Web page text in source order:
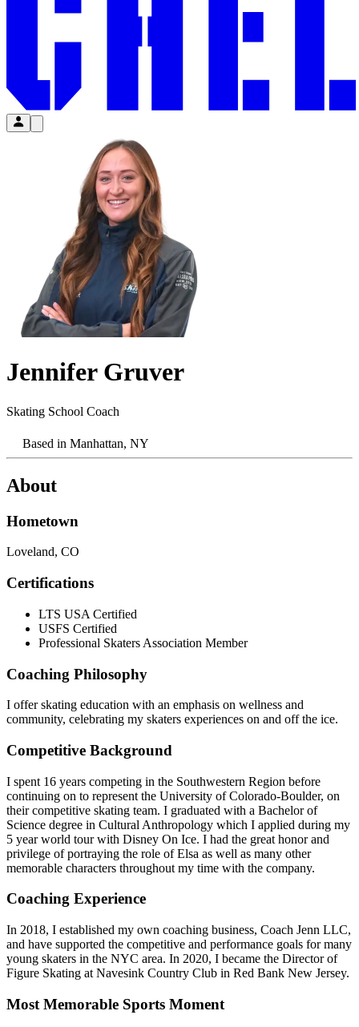
Jennifer Gruver​​​​‌ ‍ ​‍​‍‌‍ ‌ ​‍‌‍‍‌‌‍‌ ‌‍‍‌‌‍ ‍​‍​‍​ ‍‍​‍​‍‌ ​ ‌‍​‌‌‍ ‍‌‍‍‌‌ ‌​‌ ‍‌​‍ ‍‌‍‍‌‌‍ ​‍​‍​‍ ​​‍​‍‌‍‍​‌ ​‍‌‍‌‌‌‍‌‍​‍​‍​ ‍‍​‍​‍‌‍‍​‌ ‌​‌ ‌​‌ ​​‌ ​ ​ ‍‍​‍ ​‍ ‌‍​ ‌‍‍​‌‍‌‌‌‍ ​‌ ​ ‌‍‌‌‌‍​‌‌ ​​‌‍‍‌‌‍‌‌‌ ​‍‌ ​ ​‍ ‍‌ ​ ‌‍​‌‌‍ ‍‌‍‍‌‌ ‌​‌ ‍‌​‍ ‍‌ ​ ‌ ‌​‌ ‌‌‌‍‌​‌‍‍‌‌‍ ​‍ ‌‍‍‌‌‍ ‍‌ ‌​‌‍‌‌‌‍ ‍‌ ‌​​‍ ‌‍‌‌‌‍‌​‌‍‍‌‌ ‌​​‍ ‌‍ ‌‌‍ ‌‍‌​‌‍‌‌​ ‌‌ ​​‌ ​‍‌‍‌‌‌ ​ ‌‍‌‌‌‍ ‍‌ ‌​‌‍​‌‌ ‌​‌‍‍‌‌‍ ‌‍ ‍​ ‍ ‌‍‍‌‌‍‌​​ ‌​ ​‌​ ‍‌​ ‌‌​ ‌‌​ ‌‍​ ‌‍‌‍​‍​ ‌​​‍ ‌​ ‌​‌‍​‍​ ​​‌‍‌‌​‍ ‌​ ‌​​ ​ ​ ​‌‌‍‌‌​‍ ‌‌‍​‍‌‍​‍‌‍‌‌‌‍‌‍​‍ ‌‌‍​‌​ ​‍​ ‍‌​ ‍‌‌‍​‌​ ‍‌​ ​‍​ ​ ​ ​​‌‍​‌​ ​ ​ ‌ ​ ‍ ‌ ‌​‌ ‍‌‌ ​​‌‍‌‌​ ‌‌‍​ ‌‍ ‌‍​‌‌‍​ ‌‍‍​​ ‍ ‌ ​​‌‍​‌‌ ‌​‌‍‍​​ ‌‌‍ ‍‌‍​‌‌‍ ‌‌‍‌‌​ ‌‍​‍‌‍​‌‌ ​ ‌‍‌‌‌‌‌‌‌ ​‍‌‍ ​​ ‌‌‍‍​‌ ‌​‌ ‌​‌ ​​‌ ​ ​‍‌‌​ ​ ‌​​‌​‍‌‌​ ​‍‌​‌‍​‍‌‌​ ​‍‌​‌‍‌‍​ ‌‍‍​‌‍‌‌‌‍ ​‌ ​ ‌‍‌‌‌‍​‌‌ ​​‌‍‍‌‌‍‌‌‌ ​‍‌ ​ ​‍ ‍‌ ​ ‌‍​‌‌‍ ‍‌‍‍‌‌ ‌​‌ ‍‌​‍ ‍‌ ​ ‌ ‌​‌ ‌‌‌‍‌​‌‍‍‌‌‍ ​‍‌‍‌‍‍‌‌‍‌​​ ‌​ ​‌​ ‍‌​ ‌‌​ ‌‌​ ‌‍​ ‌‍‌‍​‍​ ‌​​‍ ‌​ ‌​‌‍​‍​ ​​‌‍‌‌​‍ ‌​ ‌​​ ​ ​ ​‌‌‍‌‌​‍ ‌‌‍​‍‌‍​‍‌‍‌‌‌‍‌‍​‍ ‌‌‍​‌​ ​‍​ ‍‌​ ‍‌‌‍​‌​ ‍‌​ ​‍​ ​ ​ ​​‌‍​‌​ ​ ​ ‌ ​‍‌‍‌ ‌​‌ ‍‌‌ ​​‌‍‌‌​ ‌‌‍​ ‌‍ ‌‍​‌‌‍​ ‌‍‍​​‍‌‍‌ ​​‌‍​‌‌ ‌​‌‍‍​​ ‌‌‍ ‍‌‍​‌‌‍ ‌‌‍‌‌​‍‌‍‌ ​​‌‍‌‌‌ ​‍‌ ​ ‌ ​​‌‍‌‌‌‍​ ‌ ‌​‌‍‍‌‌ ‌‍‌‍‌‌​ ‌‌ ​​‌ ‌‌‌‍​‍‌‍ ​‌‍‍‌‌ ​ ‌‍‍​‌‍‌‌‌‍‌​​‍​‍‌ ‌
Skating School Coach​​​​‌ ‍ ​‍​‍‌‍ ‌ ​‍‌‍‍‌‌‍‌ ‌‍‍‌‌‍ ‍​‍​‍​ ‍‍​‍​‍‌ ​ ‌‍​‌‌‍ ‍‌‍‍‌‌ ‌​‌ ‍‌​‍ ‍‌‍‍‌‌‍ ​‍​‍​‍ ​​‍​‍‌‍‍​‌ ​‍‌‍‌‌‌‍‌‍​‍​‍​ ‍‍​‍​‍‌‍‍​‌ ‌​‌ ‌​‌ ​​‌ ​ ​ ‍‍​‍ ​‍ ‌‍​ ‌‍‍​‌‍‌‌‌‍ ​‌ ​ ‌‍‌‌‌‍​‌‌ ​​‌‍‍‌‌‍‌‌‌ ​‍‌ ​ ​‍ ‍‌ ​ ‌‍​‌‌‍ ‍‌‍‍‌‌ ‌​‌ ‍‌​‍ ‍‌ ​ ‌ ‌​‌ ‌‌‌‍‌​‌‍‍‌‌‍ ​‍ ‌‍‍‌‌‍ ‍‌ ‌​‌‍‌‌‌‍ ‍‌ ‌​​‍ ‌‍‌‌‌‍‌​‌‍‍‌‌ ‌​​‍ ‌‍ ‌‌‍ ‌‍‌​‌‍‌‌​ ‌‌ ​​‌ ​‍‌‍‌‌‌ ​ ‌‍‌‌‌‍ ‍‌ ‌​‌‍​‌‌ ‌​‌‍‍‌‌‍ ‌‍ ‍​ ‍ ‌‍‍‌‌‍‌​​ ‌​ ​‌​ ‍‌​ ‌‌​ ‌‌​ ‌‍​ ‌‍‌‍​‍​ ‌​​‍ ‌​ ‌​‌‍​‍​ ​​‌‍‌‌​‍ ‌​ ‌​​ ​ ​ ​‌‌‍‌‌​‍ ‌‌‍​‍‌‍​‍‌‍‌‌‌‍‌‍​‍ ‌‌‍​‌​ ​‍​ ‍‌​ ‍‌‌‍​‌​ ‍‌​ ​‍​ ​ ​ ​​‌‍​‌​ ​ ​ ‌ ​ ‍ ‌ ‌​‌ ‍‌‌ ​​‌‍‌‌​ ‌‌‍​ ‌‍ ‌‍​‌‌‍​ ‌‍‍​​ ‍ ‌ ​​‌‍​‌‌ ‌​‌‍‍​​ ‌‌ ‌​‌‍‍‌‌ ‌​‌‍ ​‌‍‌‌​ ‌‍​‍‌‍​‌‌ ​ ‌‍‌‌‌‌‌‌‌ ​‍‌‍ ​​ ‌‌‍‍​‌ ‌​‌ ‌​‌ ​​‌ ​ ​‍‌‌​ ​ ‌​​‌​‍‌‌​ ​‍‌​‌‍​‍‌‌​ ​‍‌​‌‍‌‍​ ‌‍‍​‌‍‌‌‌‍ ​‌ ​ ‌‍‌‌‌‍​‌‌ ​​‌‍‍‌‌‍‌‌‌ ​‍‌ ​ ​‍ ‍‌ ​ ‌‍​‌‌‍ ‍‌‍‍‌‌ ‌​‌ ‍‌​‍ ‍‌ ​ ‌ ‌​‌ ‌‌‌‍‌​‌‍‍‌‌‍ ​‍‌‍‌‍‍‌‌‍‌​​ ‌​ ​‌​ ‍‌​ ‌‌​ ‌‌​ ‌‍​ ‌‍‌‍​‍​ ‌​​‍ ‌​ ‌​‌‍​‍​ ​​‌‍‌‌​‍ ‌​ ‌​​ ​ ​ ​‌‌‍‌‌​‍ ‌‌‍​‍‌‍​‍‌‍‌‌‌‍‌‍​‍ ‌‌‍​‌​ ​‍​ ‍‌​ ‍‌‌‍​‌​ ‍‌​ ​‍​ ​ ​ ​​‌‍​‌​ ​ ​ ‌ ​‍‌‍‌ ‌​‌ ‍‌‌ ​​‌‍‌‌​ ‌‌‍​ ‌‍ ‌‍​‌‌‍​ ‌‍‍​​‍‌‍‌ ​​‌‍​‌‌ ‌​‌‍‍​​ ‌‌ ‌​‌‍‍‌‌ ‌​‌‍ ​‌‍‌‌​‍‌‍‌ ​​‌‍‌‌‌ ​‍‌ ​ ‌ ​​‌‍‌‌‌‍​ ‌ ‌​‌‍‍‌‌ ‌‍‌‍‌‌​ ‌‌ ​​‌ ‌‌‌‍​‍‌‍ ​‌‍‍‌‌ ​ ‌‍‍​‌‍‌‌‌‍‌​​‍​‍‌ ‌
Based in Manhattan, NY​​​​‌ ‍ ​‍​‍‌‍ ‌ ​‍‌‍‍‌‌‍‌ ‌‍‍‌‌‍ ‍​‍​‍​ ‍‍​‍​‍‌ ​ ‌‍​‌‌‍ ‍‌‍‍‌‌ ‌​‌ ‍‌​‍ ‍‌‍‍‌‌‍ ​‍​‍​‍ ​​‍​‍‌‍‍​‌ ​‍‌‍‌‌‌‍‌‍​‍​‍​ ‍‍​‍​‍‌‍‍​‌ ‌​‌ ‌​‌ ​​‌ ​ ​ ‍‍​‍ ​‍ ‌‍​ ‌‍‍​‌‍‌‌‌‍ ​‌ ​ ‌‍‌‌‌‍​‌‌ ​​‌‍‍‌‌‍‌‌‌ ​‍‌ ​ ​‍ ‍‌ ​ ‌‍​‌‌‍ ‍‌‍‍‌‌ ‌​‌ ‍‌​‍ ‍‌ ​ ‌ ‌​‌ ‌‌‌‍‌​‌‍‍‌‌‍ ​‍ ‌‍‍‌‌‍ ‍‌ ‌​‌‍‌‌‌‍ ‍‌ ‌​​‍ ‌‍‌‌‌‍‌​‌‍‍‌‌ ‌​​‍ ‌‍ ‌‌‍ ‌‍‌​‌‍‌‌​ ‌‌ ​​‌ ​‍‌‍‌‌‌ ​ ‌‍‌‌‌‍ ‍‌ ‌​‌‍​‌‌ ‌​‌‍‍‌‌‍ ‌‍ ‍​ ‍ ‌‍‍‌‌‍‌​​ ‌​ ​‌​ ‍‌​ ‌‌​ ‌‌​ ‌‍​ ‌‍‌‍​‍​ ‌​​‍ ‌​ ‌​‌‍​‍​ ​​‌‍‌‌​‍ ‌​ ‌​​ ​ ​ ​‌‌‍‌‌​‍ ‌‌‍​‍‌‍​‍‌‍‌‌‌‍‌‍​‍ ‌‌‍​‌​ ​‍​ ‍‌​ ‍‌‌‍​‌​ ‍‌​ ​‍​ ​ ​ ​​‌‍​‌​ ​ ​ ‌ ​ ‍ ‌ ‌​‌ ‍‌‌ ​​‌‍‌‌​ ‌‌‍​ ‌‍ ‌‍​‌‌‍​ ‌‍‍​​ ‍ ‌ ​​‌‍​‌‌ ‌​‌‍‍​​ ‌‌‍ ​‌‍ ‌‍​ ‌‍​‌‌ ‌​‌‍‍‌‌‍ ‌‍ ‍​ ‌‍​‍‌‍​‌‌ ​ ‌‍‌‌‌‌‌‌‌ ​‍‌‍ ​​ ‌‌‍‍​‌ ‌​‌ ‌​‌ ​​‌ ​ ​‍‌‌​ ​ ‌​​‌​‍‌‌​ ​‍‌​‌‍​‍‌‌​ ​‍‌​‌‍‌‍​ ‌‍‍​‌‍‌‌‌‍ ​‌ ​ ‌‍‌‌‌‍​‌‌ ​​‌‍‍‌‌‍‌‌‌ ​‍‌ ​ ​‍ ‍‌ ​ ‌‍​‌‌‍ ‍‌‍‍‌‌ ‌​‌ ‍‌​‍ ‍‌ ​ ‌ ‌​‌ ‌‌‌‍‌​‌‍‍‌‌‍ ​‍‌‍‌‍‍‌‌‍‌​​ ‌​ ​‌​ ‍‌​ ‌‌​ ‌‌​ ‌‍​ ‌‍‌‍​‍​ ‌​​‍ ‌​ ‌​‌‍​‍​ ​​‌‍‌‌​‍ ‌​ ‌​​ ​ ​ ​‌‌‍‌‌​‍ ‌‌‍​‍‌‍​‍‌‍‌‌‌‍‌‍​‍ ‌‌‍​‌​ ​‍​ ‍‌​ ‍‌‌‍​‌​ ‍‌​ ​‍​ ​ ​ ​​‌‍​‌​ ​ ​ ‌ ​‍‌‍‌ ‌​‌ ‍‌‌ ​​‌‍‌‌​ ‌‌‍​ ‌‍ ‌‍​‌‌‍​ ‌‍‍​​‍‌‍‌ ​​‌‍​‌‌ ‌​‌‍‍​​ ‌‌‍ ​‌‍ ‌‍​ ‌‍​‌‌ ‌​‌‍‍‌‌‍ ‌‍ ‍​‍‌‍‌ ​​‌‍‌‌‌ ​‍‌ ​ ‌ ​​‌‍‌‌‌‍​ ‌ ‌​‌‍‍‌‌ ‌‍‌‍‌‌​ ‌‌ ​​‌ ‌‌‌‍​‍‌‍ ​‌‍‍‌‌ ​ ‌‍‍​‌‍‌‌‌‍‌​​‍​‍‌ ‌
About
Hometown​​​​‌ ‍ ​‍​‍‌‍ ‌ ​‍‌‍‍‌‌‍‌ ‌‍‍‌‌‍ ‍​‍​‍​ ‍‍​‍​‍‌ ​ ‌‍​‌‌‍ ‍‌‍‍‌‌ ‌​‌ ‍‌​‍ ‍‌‍‍‌‌‍ ​‍​‍​‍ ​​‍​‍‌‍‍​‌ ​‍‌‍‌‌‌‍‌‍​‍​‍​ ‍‍​‍​‍‌‍‍​‌ ‌​‌ ‌​‌ ​​‌ ​ ​ ‍‍​‍ ​‍ ‌‍​ ‌‍‍​‌‍‌‌‌‍ ​‌ ​ ‌‍‌‌‌‍​‌‌ ​​‌‍‍‌‌‍‌‌‌ ​‍‌ ​ ​‍ ‍‌ ​ ‌‍​‌‌‍ ‍‌‍‍‌‌ ‌​‌ ‍‌​‍ ‍‌ ​ ‌ ‌​‌ ‌‌‌‍‌​‌‍‍‌‌‍ ​‍ ‌‍‍‌‌‍ ‍‌ ‌​‌‍‌‌‌‍ ‍‌ ‌​​‍ ‌‍‌‌‌‍‌​‌‍‍‌‌ ‌​​‍ ‌‍ ‌‌‍ ‌‍‌​‌‍‌‌​ ‌‌ ​​‌ ​‍‌‍‌‌‌ ​ ‌‍‌‌‌‍ ‍‌ ‌​‌‍​‌‌ ‌​‌‍‍‌‌‍ ‌‍ ‍​ ‍ ‌‍‍‌‌‍‌​​ ‌​ ​‌​ ‍‌​ ‌‌​ ‌‌​ ‌‍​ ‌‍‌‍​‍​ ‌​​‍ ‌​ ‌​‌‍​‍​ ​​‌‍‌‌​‍ ‌​ ‌​​ ​ ​ ​‌‌‍‌‌​‍ ‌‌‍​‍‌‍​‍‌‍‌‌‌‍‌‍​‍ ‌‌‍​‌​ ​‍​ ‍‌​ ‍‌‌‍​‌​ ‍‌​ ​‍​ ​ ​ ​​‌‍​‌​ ​ ​ ‌ ​ ‍ ‌ ‌​‌ ‍‌‌ ​​‌‍‌‌​ ‌‌‍​ ‌‍ ‌‍​‌‌‍​ ‌‍‍​​ ‍ ‌ ​​‌‍​‌‌ ‌​‌‍‍​​ ‌‌ ​‍‌‍‍‌‌‍​ ‌‍‍​‌‌‌​‌‍‌‌‌ ‍​‌ ‌​​‍‌‌​ ‌‌‌​​‍‌‌ ‌‍‍ ‌‍‌‌‌ ‍‌​‍‌‌​ ​ ‌​‌​​‍‌‌​ ​ ‌​‌​​‍‌‌​ ​‍​ ​‍‌‌‍‍‌​ ‍‌ ​​‌​ ‌‌‍ ‍‌‌‍‌‌‍​‍‌ ​​​‍‌‌​ ​‍​ ​‍​‍‌‌​ ‌‌‌​‌​​‍ ‍‌‍​ ‌‍‍​‌‍‍‌‌‍ ​‌‍‌​‌ ​‍‌‍‌‌‌‍ ‍​‍‌‌​ ‌‌‌​​‍‌‌ ‌‍‍ ‌‍‌‌‌ ‍‌​‍‌‌​ ​ ‌​‌​​‍‌‌​ ​ ‌​‌​​‍‌‌​ ​‍​ ​‍‌‌‌‌​ ‌​‌‌​ ‌‌​ ‌​​ ‌‍ ​‌ ‍‌‌ ​‍​‍‌‌​ ​‍​ ​‍​‍‌‌​ ‌‌‌​‌​​‍ ‍‌ ‌​‌‍‌‌‌ ‍​‌ ‌​​ ‌‍​‍‌‍​‌‌ ​ ‌‍‌‌‌‌‌‌‌ ​‍‌‍ ​​ ‌‌‍‍​‌ ‌​‌ ‌​‌ ​​‌ ​ ​‍‌‌​ ​ ‌​​‌​‍‌‌​ ​‍‌​‌‍​‍‌‌​ ​‍‌​‌‍‌‍​ ‌‍‍​‌‍‌‌‌‍ ​‌ ​ ‌‍‌‌‌‍​‌‌ ​​‌‍‍‌‌‍‌‌‌ ​‍‌ ​ ​‍ ‍‌ ​ ‌‍​‌‌‍ ‍‌‍‍‌‌ ‌​‌ ‍‌​‍ ‍‌ ​ ‌ ‌​‌ ‌‌‌‍‌​‌‍‍‌‌‍ ​‍‌‍‌‍‍‌‌‍‌​​ ‌​ ​‌​ ‍‌​ ‌‌​ ‌‌​ ‌‍​ ‌‍‌‍​‍​ ‌​​‍ ‌​ ‌​‌‍​‍​ ​​‌‍‌‌​‍ ‌​ ‌​​ ​ ​ ​‌‌‍‌‌​‍ ‌‌‍​‍‌‍​‍‌‍‌‌‌‍‌‍​‍ ‌‌‍​‌​ ​‍​ ‍‌​ ‍‌‌‍​‌​ ‍‌​ ​‍​ ​ ​ ​​‌‍​‌​ ​ ​ ‌ ​‍‌‍‌ ‌​‌ ‍‌‌ ​​‌‍‌‌​ ‌‌‍​ ‌‍ ‌‍​‌‌‍​ ‌‍‍​​‍‌‍‌ ​​‌‍​‌‌ ‌​‌‍‍​​ ‌‌ ​‍‌‍‍‌‌‍​ ‌‍‍​‌‌‌​‌‍‌‌‌ ‍​‌ ‌​​‍‌‌​ ‌‌‌​​‍‌‌ ‌‍‍ ‌‍‌‌‌ ‍‌​‍‌‌​ ​ ‌​‌​​‍‌‌​ ​ ‌​‌​​‍‌‌​ ​‍​ ​‍‌‌‍‍‌​ ‍‌ ​​‌​ ‌‌‍ ‍‌‌‍‌‌‍​‍‌ ​​​‍‌‌​ ​‍​ ​‍​‍‌‌​ ‌‌‌​‌​​‍ ‍‌‍​ ‌‍‍​‌‍‍‌‌‍ ​‌‍‌​‌ ​‍‌‍‌‌‌‍ ‍​‍‌‌​ ‌‌‌​​‍‌‌ ‌‍‍ ‌‍‌‌‌ ‍‌​‍‌‌​ ​ ‌​‌​​‍‌‌​ ​ ‌​‌​​‍‌‌​ ​‍​ ​‍‌‌‌‌​ ‌​‌‌​ ‌‌​ ‌​​ ‌‍ ​‌ ‍‌‌ ​‍​‍‌‌​ ​‍​ ​‍​‍‌‌​ ‌‌‌​‌​​‍ ‍‌ ‌​‌‍‌‌‌ ‍​‌ ‌​​‍‌‍‌ ​​‌‍‌‌‌ ​‍‌ ​ ‌ ​​‌‍‌‌‌‍​ ‌ ‌​‌‍‍‌‌ ‌‍‌‍‌‌​ ‌‌ ​​‌ ‌‌‌‍​‍‌‍ ​‌‍‍‌‌ ​ ‌‍‍​‌‍‌‌‌‍‌​​‍​‍‌ ‌
Loveland, CO​​​​‌ ‍ ​‍​‍‌‍ ‌ ​‍‌‍‍‌‌‍‌ ‌‍‍‌‌‍ ‍​‍​‍​ ‍‍​‍​‍‌ ​ ‌‍​‌‌‍ ‍‌‍‍‌‌ ‌​‌ ‍‌​‍ ‍‌‍‍‌‌‍ ​‍​‍​‍ ​​‍​‍‌‍‍​‌ ​‍‌‍‌‌‌‍‌‍​‍​‍​ ‍‍​‍​‍‌‍‍​‌ ‌​‌ ‌​‌ ​​‌ ​ ​ ‍‍​‍ ​‍ ‌‍​ ‌‍‍​‌‍‌‌‌‍ ​‌ ​ ‌‍‌‌‌‍​‌‌ ​​‌‍‍‌‌‍‌‌‌ ​‍‌ ​ ​‍ ‍‌ ​ ‌‍​‌‌‍ ‍‌‍‍‌‌ ‌​‌ ‍‌​‍ ‍‌ ​ ‌ ‌​‌ ‌‌‌‍‌​‌‍‍‌‌‍ ​‍ ‌‍‍‌‌‍ ‍‌ ‌​‌‍‌‌‌‍ ‍‌ ‌​​‍ ‌‍‌‌‌‍‌​‌‍‍‌‌ ‌​​‍ ‌‍ ‌‌‍ ‌‍‌​‌‍‌‌​ ‌‌ ​​‌ ​‍‌‍‌‌‌ ​ ‌‍‌‌‌‍ ‍‌ ‌​‌‍​‌‌ ‌​‌‍‍‌‌‍ ‌‍ ‍​ ‍ ‌‍‍‌‌‍‌​​ ‌​ ​‌​ ‍‌​ ‌‌​ ‌‌​ ‌‍​ ‌‍‌‍​‍​ ‌​​‍ ‌​ ‌​‌‍​‍​ ​​‌‍‌‌​‍ ‌​ ‌​​ ​ ​ ​‌‌‍‌‌​‍ ‌‌‍​‍‌‍​‍‌‍‌‌‌‍‌‍​‍ ‌‌‍​‌​ ​‍​ ‍‌​ ‍‌‌‍​‌​ ‍‌​ ​‍​ ​ ​ ​​‌‍​‌​ ​ ​ ‌ ​ ‍ ‌ ‌​‌ ‍‌‌ ​​‌‍‌‌​ ‌‌‍​ ‌‍ ‌‍​‌‌‍​ ‌‍‍​​ ‍ ‌ ​​‌‍​‌‌ ‌​‌‍‍​​ ‌‌ ​‍‌‍‍‌‌‍​ ‌‍‍​‌‌‌​‌‍‌‌‌ ‍​‌ ‌​​‍‌‌​ ‌‌‌​​‍‌‌ ‌‍‍ ‌‍‌‌‌ ‍‌​‍‌‌​ ​ ‌​‌​​‍‌‌​ ​ ‌​‌​​‍‌‌​ ​‍​ ​‍‌ ‍‌‌​ ‌‌‌​ ‌​​‌‌ ‍​‌‍‌‌‌‌​ ‌ ​​​‍‌‌​ ​‍​ ​‍​‍‌‌​ ‌‌‌​‌​​‍ ‍‌‍​ ‌‍‍​‌‍‍‌‌‍ ​‌‍‌​‌ ​‍‌‍‌‌‌‍ ‍​‍‌‌​ ‌‌‌​​‍‌‌ ‌‍‍ ‌‍‌‌‌ ‍‌​‍‌‌​ ​ ‌​‌​​‍‌‌​ ​ ‌​‌​​‍‌‌​ ​‍​ ​‍‌ ​​‌​‌‍‌‌​‌‌‍‍ ‌​‍​‌‌‍‍‌ ‍‍​ ‍​​‍‌‌​ ​‍​ ​‍​‍‌‌​ ‌‌‌​‌​​‍ ‍‌ ‌​‌‍‌‌‌ ‍​‌ ‌​​ ‌‍​‍‌‍​‌‌ ​ ‌‍‌‌‌‌‌‌‌ ​‍‌‍ ​​ ‌‌‍‍​‌ ‌​‌ ‌​‌ ​​‌ ​ ​‍‌‌​ ​ ‌​​‌​‍‌‌​ ​‍‌​‌‍​‍‌‌​ ​‍‌​‌‍‌‍​ ‌‍‍​‌‍‌‌‌‍ ​‌ ​ ‌‍‌‌‌‍​‌‌ ​​‌‍‍‌‌‍‌‌‌ ​‍‌ ​ ​‍ ‍‌ ​ ‌‍​‌‌‍ ‍‌‍‍‌‌ ‌​‌ ‍‌​‍ ‍‌ ​ ‌ ‌​‌ ‌‌‌‍‌​‌‍‍‌‌‍ ​‍‌‍‌‍‍‌‌‍‌​​ ‌​ ​‌​ ‍‌​ ‌‌​ ‌‌​ ‌‍​ ‌‍‌‍​‍​ ‌​​‍ ‌​ ‌​‌‍​‍​ ​​‌‍‌‌​‍ ‌​ ‌​​ ​ ​ ​‌‌‍‌‌​‍ ‌‌‍​‍‌‍​‍‌‍‌‌‌‍‌‍​‍ ‌‌‍​‌​ ​‍​ ‍‌​ ‍‌‌‍​‌​ ‍‌​ ​‍​ ​ ​ ​​‌‍​‌​ ​ ​ ‌ ​‍‌‍‌ ‌​‌ ‍‌‌ ​​‌‍‌‌​ ‌‌‍​ ‌‍ ‌‍​‌‌‍​ ‌‍‍​​‍‌‍‌ ​​‌‍​‌‌ ‌​‌‍‍​​ ‌‌ ​‍‌‍‍‌‌‍​ ‌‍‍​‌‌‌​‌‍‌‌‌ ‍​‌ ‌​​‍‌‌​ ‌‌‌​​‍‌‌ ‌‍‍ ‌‍‌‌‌ ‍‌​‍‌‌​ ​ ‌​‌​​‍‌‌​ ​ ‌​‌​​‍‌‌​ ​‍​ ​‍‌ ‍‌‌​ ‌‌‌​ ‌​​‌‌ ‍​‌‍‌‌‌‌​ ‌ ​​​‍‌‌​ ​‍​ ​‍​‍‌‌​ ‌‌‌​‌​​‍ ‍‌‍​ ‌‍‍​‌‍‍‌‌‍ ​‌‍‌​‌ ​‍‌‍‌‌‌‍ ‍​‍‌‌​ ‌‌‌​​‍‌‌ ‌‍‍ ‌‍‌‌‌ ‍‌​‍‌‌​ ​ ‌​‌​​‍‌‌​ ​ ‌​‌​​‍‌‌​ ​‍​ ​‍‌ ​​‌​‌‍‌‌​‌‌‍‍ ‌​‍​‌‌‍‍‌ ‍‍​ ‍​​‍‌‌​ ​‍​ ​‍​‍‌‌​ ‌‌‌​‌​​‍ ‍‌ ‌​‌‍‌‌‌ ‍​‌ ‌​​‍‌‍‌ ​​‌‍‌‌‌ ​‍‌ ​ ‌ ​​‌‍‌‌‌‍​ ‌ ‌​‌‍‍‌‌ ‌‍‌‍‌‌​ ‌‌ ​​‌ ‌‌‌‍​‍‌‍ ​‌‍‍‌‌ ​ ‌‍‍​‌‍‌‌‌‍‌​​‍​‍‌ ‌
Certifications​​​​‌ ‍ ​‍​‍‌‍ ‌ ​‍‌‍‍‌‌‍‌ ‌‍‍‌‌‍ ‍​‍​‍​ ‍‍​‍​‍‌ ​ ‌‍​‌‌‍ ‍‌‍‍‌‌ ‌​‌ ‍‌​‍ ‍‌‍‍‌‌‍ ​‍​‍​‍ ​​‍​‍‌‍‍​‌ ​‍‌‍‌‌‌‍‌‍​‍​‍​ ‍‍​‍​‍‌‍‍​‌ ‌​‌ ‌​‌ ​​‌ ​ ​ ‍‍​‍ ​‍ ‌‍​ ‌‍‍​‌‍‌‌‌‍ ​‌ ​ ‌‍‌‌‌‍​‌‌ ​​‌‍‍‌‌‍‌‌‌ ​‍‌ ​ ​‍ ‍‌ ​ ‌‍​‌‌‍ ‍‌‍‍‌‌ ‌​‌ ‍‌​‍ ‍‌ ​ ‌ ‌​‌ ‌‌‌‍‌​‌‍‍‌‌‍ ​‍ ‌‍‍‌‌‍ ‍‌ ‌​‌‍‌‌‌‍ ‍‌ ‌​​‍ ‌‍‌‌‌‍‌​‌‍‍‌‌ ‌​​‍ ‌‍ ‌‌‍ ‌‍‌​‌‍‌‌​ ‌‌ ​​‌ ​‍‌‍‌‌‌ ​ ‌‍‌‌‌‍ ‍‌ ‌​‌‍​‌‌ ‌​‌‍‍‌‌‍ ‌‍ ‍​ ‍ ‌‍‍‌‌‍‌​​ ‌​ ​‌​ ‍‌​ ‌‌​ ‌‌​ ‌‍​ ‌‍‌‍​‍​ ‌​​‍ ‌​ ‌​‌‍​‍​ ​​‌‍‌‌​‍ ‌​ ‌​​ ​ ​ ​‌‌‍‌‌​‍ ‌‌‍​‍‌‍​‍‌‍‌‌‌‍‌‍​‍ ‌‌‍​‌​ ​‍​ ‍‌​ ‍‌‌‍​‌​ ‍‌​ ​‍​ ​ ​ ​​‌‍​‌​ ​ ​ ‌ ​ ‍ ‌ ‌​‌ ‍‌‌ ​​‌‍‌‌​ ‌‌‍​ ‌‍ ‌‍​‌‌‍​ ‌‍‍​​ ‍ ‌ ​​‌‍​‌‌ ‌​‌‍‍​​ ‌‌ ​‍‌‍‍‌‌‍​ ‌‍‍​‌‌‌​‌‍‌‌‌ ‍​‌ ‌​​‍‌‌​ ‌‌‌​​‍‌‌ ‌‍‍ ‌‍‌‌‌ ‍‌​‍‌‌​ ​ ‌​‌​​‍‌‌​ ​ ‌​‌​​‍‌‌​ ​‍​ ​‍‌‌​‍‌‌​‌‌​ ​​ ‌‌​ ‌ ‌‌​‍‌​​‍‌‍‌‌​‍‌‌​ ​‍​ ​‍​‍‌‌​ ‌‌‌​‌​​‍ ‍‌‍​ ‌‍‍​‌‍‍‌‌‍ ​‌‍‌​‌ ​‍‌‍‌‌‌‍ ‍​‍‌‌​ ‌‌‌​​‍‌‌ ‌‍‍ ‌‍‌‌‌ ‍‌​‍‌‌​ ​ ‌​‌​​‍‌‌​ ​ ‌​‌​​‍‌‌​ ​‍​ ​‍‌ ‌​​ ‍​​ ‌‍‌‌‍‌‌ ‍​​ ​ ​ ‍‌‌​‍ ​‍‌‌​ ​‍​ ​‍​‍‌‌​ ‌‌‌​‌​​‍ ‍‌ ‌​‌‍‌‌‌ ‍​‌ ‌​​ ‌‍​‍‌‍​‌‌ ​ ‌‍‌‌‌‌‌‌‌ ​‍‌‍ ​​ ‌‌‍‍​‌ ‌​‌ ‌​‌ ​​‌ ​ ​‍‌‌​ ​ ‌​​‌​‍‌‌​ ​‍‌​‌‍​‍‌‌​ ​‍‌​‌‍‌‍​ ‌‍‍​‌‍‌‌‌‍ ​‌ ​ ‌‍‌‌‌‍​‌‌ ​​‌‍‍‌‌‍‌‌‌ ​‍‌ ​ ​‍ ‍‌ ​ ‌‍​‌‌‍ ‍‌‍‍‌‌ ‌​‌ ‍‌​‍ ‍‌ ​ ‌ ‌​‌ ‌‌‌‍‌​‌‍‍‌‌‍ ​‍‌‍‌‍‍‌‌‍‌​​ ‌​ ​‌​ ‍‌​ ‌‌​ ‌‌​ ‌‍​ ‌‍‌‍​‍​ ‌​​‍ ‌​ ‌​‌‍​‍​ ​​‌‍‌‌​‍ ‌​ ‌​​ ​ ​ ​‌‌‍‌‌​‍ ‌‌‍​‍‌‍​‍‌‍‌‌‌‍‌‍​‍ ‌‌‍​‌​ ​‍​ ‍‌​ ‍‌‌‍​‌​ ‍‌​ ​‍​ ​ ​ ​​‌‍​‌​ ​ ​ ‌ ​‍‌‍‌ ‌​‌ ‍‌‌ ​​‌‍‌‌​ ‌‌‍​ ‌‍ ‌‍​‌‌‍​ ‌‍‍​​‍‌‍‌ ​​‌‍​‌‌ ‌​‌‍‍​​ ‌‌ ​‍‌‍‍‌‌‍​ ‌‍‍​‌‌‌​‌‍‌‌‌ ‍​‌ ‌​​‍‌‌​ ‌‌‌​​‍‌‌ ‌‍‍ ‌‍‌‌‌ ‍‌​‍‌‌​ ​ ‌​‌​​‍‌‌​ ​ ‌​‌​​‍‌‌​ ​‍​ ​‍‌‌​‍‌‌​‌‌​ ​​ ‌‌​ ‌ ‌‌​‍‌​​‍‌‍‌‌​‍‌‌​ ​‍​ ​‍​‍‌‌​ ‌‌‌​‌​​‍ ‍‌‍​ ‌‍‍​‌‍‍‌‌‍ ​‌‍‌​‌ ​‍‌‍‌‌‌‍ ‍​‍‌‌​ ‌‌‌​​‍‌‌ ‌‍‍ ‌‍‌‌‌ ‍‌​‍‌‌​ ​ ‌​‌​​‍‌‌​ ​ ‌​‌​​‍‌‌​ ​‍​ ​‍‌ ‌​​ ‍​​ ‌‍‌‌‍‌‌ ‍​​ ​ ​ ‍‌‌​‍ ​‍‌‌​ ​‍​ ​‍​‍‌‌​ ‌‌‌​‌​​‍ ‍‌ ‌​‌‍‌‌‌ ‍​‌ ‌​​‍‌‍‌ ​​‌‍‌‌‌ ​‍‌ ​ ‌ ​​‌‍‌‌‌‍​ ‌ ‌​‌‍‍‌‌ ‌‍‌‍‌‌​ ‌‌ ​​‌ ‌‌‌‍​‍‌‍ ​‌‍‍‌‌ ​ ‌‍‍​‌‍‌‌‌‍‌​​‍​‍‌ ‌
LTS USA Certified​​​​‌ ‍ ​‍​‍‌‍ ‌ ​‍‌‍‍‌‌‍‌ ‌‍‍‌‌‍ ‍​‍​‍​ ‍‍​‍​‍‌ ​ ‌‍​‌‌‍ ‍‌‍‍‌‌ ‌​‌ ‍‌​‍ ‍‌‍‍‌‌‍ ​‍​‍​‍ ​​‍​‍‌‍‍​‌ ​‍‌‍‌‌‌‍‌‍​‍​‍​ ‍‍​‍​‍‌‍‍​‌ ‌​‌ ‌​‌ ​​‌ ​ ​ ‍‍​‍ ​‍ ‌‍​ ‌‍‍​‌‍‌‌‌‍ ​‌ ​ ‌‍‌‌‌‍​‌‌ ​​‌‍‍‌‌‍‌‌‌ ​‍‌ ​ ​‍ ‍‌ ​ ‌‍​‌‌‍ ‍‌‍‍‌‌ ‌​‌ ‍‌​‍ ‍‌ ​ ‌ ‌​‌ ‌‌‌‍‌​‌‍‍‌‌‍ ​‍ ‌‍‍‌‌‍ ‍‌ ‌​‌‍‌‌‌‍ ‍‌ ‌​​‍ ‌‍‌‌‌‍‌​‌‍‍‌‌ ‌​​‍ ‌‍ ‌‌‍ ‌‍‌​‌‍‌‌​ ‌‌ ​​‌ ​‍‌‍‌‌‌ ​ ‌‍‌‌‌‍ ‍‌ ‌​‌‍​‌‌ ‌​‌‍‍‌‌‍ ‌‍ ‍​ ‍ ‌‍‍‌‌‍‌​​ ‌​ ​‌​ ‍‌​ ‌‌​ ‌‌​ ‌‍​ ‌‍‌‍​‍​ ‌​​‍ ‌​ ‌​‌‍​‍​ ​​‌‍‌‌​‍ ‌​ ‌​​ ​ ​ ​‌‌‍‌‌​‍ ‌‌‍​‍‌‍​‍‌‍‌‌‌‍‌‍​‍ ‌‌‍​‌​ ​‍​ ‍‌​ ‍‌‌‍​‌​ ‍‌​ ​‍​ ​ ​ ​​‌‍​‌​ ​ ​ ‌ ​ ‍ ‌ ‌​‌ ‍‌‌ ​​‌‍‌‌​ ‌‌‍​ ‌‍ ‌‍​‌‌‍​ ‌‍‍​​ ‍ ‌ ​​‌‍​‌‌ ‌​‌‍‍​​ ‌‌ ​‍‌‍‍‌‌‍​ ‌‍‍​‌‌‌​‌‍‌‌‌ ‍​‌ ‌​​‍‌‌​ ‌‌‌​​‍‌‌ ‌‍‍ ‌‍‌‌‌ ‍‌​‍‌‌​ ​ ‌​‌​​‍‌‌​ ​ ‌​‌​​‍‌‌​ ​‍​ ​‍‌‌‌ ‌‍‍‌‌‍‌‍‌ ​‍‌‌​​​ ‌​‌​​‍‌‍‌‍​‍‌‌​ ​‍​ ​‍​‍‌‌​ ‌‌‌​‌​​‍ ‍‌‍​ ‌‍‍​‌‍‍‌‌‍ ​‌‍‌​‌ ​‍‌‍‌‌‌‍ ‍​‍‌‌​ ‌‌‌​​‍‌‌ ‌‍‍ ‌‍‌‌‌ ‍‌​‍‌‌​ ​ ‌​‌​​‍‌‌​ ​ ‌​‌​​‍‌‌​ ​‍​ ​‍‌ ‌​‌‌‌ ‌‌‌​‌‍‌‌‌​​‍‌‌​ ‌​‌ ‌ ‌‌​‍‌‌​ ​‍​ ​‍​‍‌‌​ ‌‌‌​‌​​‍ ‍‌ ‌​‌‍‌‌‌ ‍​‌ ‌​​ ‌‍​‍‌‍​‌‌ ​ ‌‍‌‌‌‌‌‌‌ ​‍‌‍ ​​ ‌‌‍‍​‌ ‌​‌ ‌​‌ ​​‌ ​ ​‍‌‌​ ​ ‌​​‌​‍‌‌​ ​‍‌​‌‍​‍‌‌​ ​‍‌​‌‍‌‍​ ‌‍‍​‌‍‌‌‌‍ ​‌ ​ ‌‍‌‌‌‍​‌‌ ​​‌‍‍‌‌‍‌‌‌ ​‍‌ ​ ​‍ ‍‌ ​ ‌‍​‌‌‍ ‍‌‍‍‌‌ ‌​‌ ‍‌​‍ ‍‌ ​ ‌ ‌​‌ ‌‌‌‍‌​‌‍‍‌‌‍ ​‍‌‍‌‍‍‌‌‍‌​​ ‌​ ​‌​ ‍‌​ ‌‌​ ‌‌​ ‌‍​ ‌‍‌‍​‍​ ‌​​‍ ‌​ ‌​‌‍​‍​ ​​‌‍‌‌​‍ ‌​ ‌​​ ​ ​ ​‌‌‍‌‌​‍ ‌‌‍​‍‌‍​‍‌‍‌‌‌‍‌‍​‍ ‌‌‍​‌​ ​‍​ ‍‌​ ‍‌‌‍​‌​ ‍‌​ ​‍​ ​ ​ ​​‌‍​‌​ ​ ​ ‌ ​‍‌‍‌ ‌​‌ ‍‌‌ ​​‌‍‌‌​ ‌‌‍​ ‌‍ ‌‍​‌‌‍​ ‌‍‍​​‍‌‍‌ ​​‌‍​‌‌ ‌​‌‍‍​​ ‌‌ ​‍‌‍‍‌‌‍​ ‌‍‍​‌‌‌​‌‍‌‌‌ ‍​‌ ‌​​‍‌‌​ ‌‌‌​​‍‌‌ ‌‍‍ ‌‍‌‌‌ ‍‌​‍‌‌​ ​ ‌​‌​​‍‌‌​ ​ ‌​‌​​‍‌‌​ ​‍​ ​‍‌‌‌ ‌‍‍‌‌‍‌‍‌ ​‍‌‌​​​ ‌​‌​​‍‌‍‌‍​‍‌‌​ ​‍​ ​‍​‍‌‌​ ‌‌‌​‌​​‍ ‍‌‍​ ‌‍‍​‌‍‍‌‌‍ ​‌‍‌​‌ ​‍‌‍‌‌‌‍ ‍​‍‌‌​ ‌‌‌​​‍‌‌ ‌‍‍ ‌‍‌‌‌ ‍‌​‍‌‌​ ​ ‌​‌​​‍‌‌​ ​ ‌​‌​​‍‌‌​ ​‍​ ​‍‌ ‌​‌‌‌ ‌‌‌​‌‍‌‌‌​​‍‌‌​ ‌​‌ ‌ ‌‌​‍‌‌​ ​‍​ ​‍​‍‌‌​ ‌‌‌​‌​​‍ ‍‌ ‌​‌‍‌‌‌ ‍​‌ ‌​​‍‌‍‌ ​​‌‍‌‌‌ ​‍‌ ​ ‌ ​​‌‍‌‌‌‍​ ‌ ‌​‌‍‍‌‌ ‌‍‌‍‌‌​ ‌‌ ​​‌ ‌‌‌‍​‍‌‍ ​‌‍‍‌‌ ​ ‌‍‍​‌‍‌‌‌‍‌​​‍​‍‌ ‌
USFS Certified​​​​‌ ‍ ​‍​‍‌‍ ‌ ​‍‌‍‍‌‌‍‌ ‌‍‍‌‌‍ ‍​‍​‍​ ‍‍​‍​‍‌ ​ ‌‍​‌‌‍ ‍‌‍‍‌‌ ‌​‌ ‍‌​‍ ‍‌‍‍‌‌‍ ​‍​‍​‍ ​​‍​‍‌‍‍​‌ ​‍‌‍‌‌‌‍‌‍​‍​‍​ ‍‍​‍​‍‌‍‍​‌ ‌​‌ ‌​‌ ​​‌ ​ ​ ‍‍​‍ ​‍ ‌‍​ ‌‍‍​‌‍‌‌‌‍ ​‌ ​ ‌‍‌‌‌‍​‌‌ ​​‌‍‍‌‌‍‌‌‌ ​‍‌ ​ ​‍ ‍‌ ​ ‌‍​‌‌‍ ‍‌‍‍‌‌ ‌​‌ ‍‌​‍ ‍‌ ​ ‌ ‌​‌ ‌‌‌‍‌​‌‍‍‌‌‍ ​‍ ‌‍‍‌‌‍ ‍‌ ‌​‌‍‌‌‌‍ ‍‌ ‌​​‍ ‌‍‌‌‌‍‌​‌‍‍‌‌ ‌​​‍ ‌‍ ‌‌‍ ‌‍‌​‌‍‌‌​ ‌‌ ​​‌ ​‍‌‍‌‌‌ ​ ‌‍‌‌‌‍ ‍‌ ‌​‌‍​‌‌ ‌​‌‍‍‌‌‍ ‌‍ ‍​ ‍ ‌‍‍‌‌‍‌​​ ‌​ ​‌​ ‍‌​ ‌‌​ ‌‌​ ‌‍​ ‌‍‌‍​‍​ ‌​​‍ ‌​ ‌​‌‍​‍​ ​​‌‍‌‌​‍ ‌​ ‌​​ ​ ​ ​‌‌‍‌‌​‍ ‌‌‍​‍‌‍​‍‌‍‌‌‌‍‌‍​‍ ‌‌‍​‌​ ​‍​ ‍‌​ ‍‌‌‍​‌​ ‍‌​ ​‍​ ​ ​ ​​‌‍​‌​ ​ ​ ‌ ​ ‍ ‌ ‌​‌ ‍‌‌ ​​‌‍‌‌​ ‌‌‍​ ‌‍ ‌‍​‌‌‍​ ‌‍‍​​ ‍ ‌ ​​‌‍​‌‌ ‌​‌‍‍​​ ‌‌ ​‍‌‍‍‌‌‍​ ‌‍‍​‌‌‌​‌‍‌‌‌ ‍​‌ ‌​​‍‌‌​ ‌‌‌​​‍‌‌ ‌‍‍ ‌‍‌‌‌ ‍‌​‍‌‌​ ​ ‌​‌​​‍‌‌​ ​ ‌​‌​​‍‌‌​ ​‍​ ​‍‌ ​ ‌​​‍‌‌‍​‌‍ ‌​‍​‌‍‌​​ ​‌‌‌​​​‍‌‌​ ​‍​ ​‍​‍‌‌​ ‌‌‌​‌​​‍ ‍‌‍​ ‌‍‍​‌‍‍‌‌‍ ​‌‍‌​‌ ​‍‌‍‌‌‌‍ ‍​‍‌‌​ ‌‌‌​​‍‌‌ ‌‍‍ ‌‍‌‌‌ ‍‌​‍‌‌​ ​ ‌​‌​​‍‌‌​ ​ ‌​‌​​‍‌‌​ ​‍​ ​‍‌‌​‍‌‍​ ‌ ‍​‌‍‍​‌​ ​‌‍‍​‌‌‍‌‌ ‍​​‍‌‌​ ​‍​ ​‍​‍‌‌​ ‌‌‌​‌​​‍ ‍‌ ‌​‌‍‌‌‌ ‍​‌ ‌​​ ‌‍​‍‌‍​‌‌ ​ ‌‍‌‌‌‌‌‌‌ ​‍‌‍ ​​ ‌‌‍‍​‌ ‌​‌ ‌​‌ ​​‌ ​ ​‍‌‌​ ​ ‌​​‌​‍‌‌​ ​‍‌​‌‍​‍‌‌​ ​‍‌​‌‍‌‍​ ‌‍‍​‌‍‌‌‌‍ ​‌ ​ ‌‍‌‌‌‍​‌‌ ​​‌‍‍‌‌‍‌‌‌ ​‍‌ ​ ​‍ ‍‌ ​ ‌‍​‌‌‍ ‍‌‍‍‌‌ ‌​‌ ‍‌​‍ ‍‌ ​ ‌ ‌​‌ ‌‌‌‍‌​‌‍‍‌‌‍ ​‍‌‍‌‍‍‌‌‍‌​​ ‌​ ​‌​ ‍‌​ ‌‌​ ‌‌​ ‌‍​ ‌‍‌‍​‍​ ‌​​‍ ‌​ ‌​‌‍​‍​ ​​‌‍‌‌​‍ ‌​ ‌​​ ​ ​ ​‌‌‍‌‌​‍ ‌‌‍​‍‌‍​‍‌‍‌‌‌‍‌‍​‍ ‌‌‍​‌​ ​‍​ ‍‌​ ‍‌‌‍​‌​ ‍‌​ ​‍​ ​ ​ ​​‌‍​‌​ ​ ​ ‌ ​‍‌‍‌ ‌​‌ ‍‌‌ ​​‌‍‌‌​ ‌‌‍​ ‌‍ ‌‍​‌‌‍​ ‌‍‍​​‍‌‍‌ ​​‌‍​‌‌ ‌​‌‍‍​​ ‌‌ ​‍‌‍‍‌‌‍​ ‌‍‍​‌‌‌​‌‍‌‌‌ ‍​‌ ‌​​‍‌‌​ ‌‌‌​​‍‌‌ ‌‍‍ ‌‍‌‌‌ ‍‌​‍‌‌​ ​ ‌​‌​​‍‌‌​ ​ ‌​‌​​‍‌‌​ ​‍​ ​‍‌ ​ ‌​​‍‌‌‍​‌‍ ‌​‍​‌‍‌​​ ​‌‌‌​​​‍‌‌​ ​‍​ ​‍​‍‌‌​ ‌‌‌​‌​​‍ ‍‌‍​ ‌‍‍​‌‍‍‌‌‍ ​‌‍‌​‌ ​‍‌‍‌‌‌‍ ‍​‍‌‌​ ‌‌‌​​‍‌‌ ‌‍‍ ‌‍‌‌‌ ‍‌​‍‌‌​ ​ ‌​‌​​‍‌‌​ ​ ‌​‌​​‍‌‌​ ​‍​ ​‍‌‌​‍‌‍​ ‌ ‍​‌‍‍​‌​ ​‌‍‍​‌‌‍‌‌ ‍​​‍‌‌​ ​‍​ ​‍​‍‌‌​ ‌‌‌​‌​​‍ ‍‌ ‌​‌‍‌‌‌ ‍​‌ ‌​​‍‌‍‌ ​​‌‍‌‌‌ ​‍‌ ​ ‌ ​​‌‍‌‌‌‍​ ‌ ‌​‌‍‍‌‌ ‌‍‌‍‌‌​ ‌‌ ​​‌ ‌‌‌‍​‍‌‍ ​‌‍‍‌‌ ​ ‌‍‍​‌‍‌‌‌‍‌​​‍​‍‌ ‌
Professional Skaters Association Member​​​​‌ ‍ ​‍​‍‌‍ ‌ ​‍‌‍‍‌‌‍‌ ‌‍‍‌‌‍ ‍​‍​‍​ ‍‍​‍​‍‌ ​ ‌‍​‌‌‍ ‍‌‍‍‌‌ ‌​‌ ‍‌​‍ ‍‌‍‍‌‌‍ ​‍​‍​‍ ​​‍​‍‌‍‍​‌ ​‍‌‍‌‌‌‍‌‍​‍​‍​ ‍‍​‍​‍‌‍‍​‌ ‌​‌ ‌​‌ ​​‌ ​ ​ ‍‍​‍ ​‍ ‌‍​ ‌‍‍​‌‍‌‌‌‍ ​‌ ​ ‌‍‌‌‌‍​‌‌ ​​‌‍‍‌‌‍‌‌‌ ​‍‌ ​ ​‍ ‍‌ ​ ‌‍​‌‌‍ ‍‌‍‍‌‌ ‌​‌ ‍‌​‍ ‍‌ ​ ‌ ‌​‌ ‌‌‌‍‌​‌‍‍‌‌‍ ​‍ ‌‍‍‌‌‍ ‍‌ ‌​‌‍‌‌‌‍ ‍‌ ‌​​‍ ‌‍‌‌‌‍‌​‌‍‍‌‌ ‌​​‍ ‌‍ ‌‌‍ ‌‍‌​‌‍‌‌​ ‌‌ ​​‌ ​‍‌‍‌‌‌ ​ ‌‍‌‌‌‍ ‍‌ ‌​‌‍​‌‌ ‌​‌‍‍‌‌‍ ‌‍ ‍​ ‍ ‌‍‍‌‌‍‌​​ ‌​ ​‌​ ‍‌​ ‌‌​ ‌‌​ ‌‍​ ‌‍‌‍​‍​ ‌​​‍ ‌​ ‌​‌‍​‍​ ​​‌‍‌‌​‍ ‌​ ‌​​ ​ ​ ​‌‌‍‌‌​‍ ‌‌‍​‍‌‍​‍‌‍‌‌‌‍‌‍​‍ ‌‌‍​‌​ ​‍​ ‍‌​ ‍‌‌‍​‌​ ‍‌​ ​‍​ ​ ​ ​​‌‍​‌​ ​ ​ ‌ ​ ‍ ‌ ‌​‌ ‍‌‌ ​​‌‍‌‌​ ‌‌‍​ ‌‍ ‌‍​‌‌‍​ ‌‍‍​​ ‍ ‌ ​​‌‍​‌‌ ‌​‌‍‍​​ ‌‌ ​‍‌‍‍‌‌‍​ ‌‍‍​‌‌‌​‌‍‌‌‌ ‍​‌ ‌​​‍‌‌​ ‌‌‌​​‍‌‌ ‌‍‍ ‌‍‌‌‌ ‍‌​‍‌‌​ ​ ‌​‌​​‍‌‌​ ​ ‌​‌​​‍‌‌​ ​‍​ ​‍‌​ ‌‌‌​​​ ‌‌‌​​ ​ ‌‍‌‍‍​‌​‌‍‌‌‍‌​‍‌‌​ ​‍​ ​‍​‍‌‌​ ‌‌‌​‌​​‍ ‍‌‍​ ‌‍‍​‌‍‍‌‌‍ ​‌‍‌​‌ ​‍‌‍‌‌‌‍ ‍​‍‌‌​ ‌‌‌​​‍‌‌ ‌‍‍ ‌‍‌‌‌ ‍‌​‍‌‌​ ​ ‌​‌​​‍‌‌​ ​ ‌​‌​​‍‌‌​ ​‍​ ​‍‌‌​​‌‍‌​‌​‌​‌‍‌​​ ‌ ‌‍‍​‌‍ ‌‌‌‌ ​‍‌‌​ ​‍​ ​‍​‍‌‌​ ‌‌‌​‌​​‍ ‍‌ ‌​‌‍‌‌‌ ‍​‌ ‌​​ ‌‍​‍‌‍​‌‌ ​ ‌‍‌‌‌‌‌‌‌ ​‍‌‍ ​​ ‌‌‍‍​‌ ‌​‌ ‌​‌ ​​‌ ​ ​‍‌‌​ ​ ‌​​‌​‍‌‌​ ​‍‌​‌‍​‍‌‌​ ​‍‌​‌‍‌‍​ ‌‍‍​‌‍‌‌‌‍ ​‌ ​ ‌‍‌‌‌‍​‌‌ ​​‌‍‍‌‌‍‌‌‌ ​‍‌ ​ ​‍ ‍‌ ​ ‌‍​‌‌‍ ‍‌‍‍‌‌ ‌​‌ ‍‌​‍ ‍‌ ​ ‌ ‌​‌ ‌‌‌‍‌​‌‍‍‌‌‍ ​‍‌‍‌‍‍‌‌‍‌​​ ‌​ ​‌​ ‍‌​ ‌‌​ ‌‌​ ‌‍​ ‌‍‌‍​‍​ ‌​​‍ ‌​ ‌​‌‍​‍​ ​​‌‍‌‌​‍ ‌​ ‌​​ ​ ​ ​‌‌‍‌‌​‍ ‌‌‍​‍‌‍​‍‌‍‌‌‌‍‌‍​‍ ‌‌‍​‌​ ​‍​ ‍‌​ ‍‌‌‍​‌​ ‍‌​ ​‍​ ​ ​ ​​‌‍​‌​ ​ ​ ‌ ​‍‌‍‌ ‌​‌ ‍‌‌ ​​‌‍‌‌​ ‌‌‍​ ‌‍ ‌‍​‌‌‍​ ‌‍‍​​‍‌‍‌ ​​‌‍​‌‌ ‌​‌‍‍​​ ‌‌ ​‍‌‍‍‌‌‍​ ‌‍‍​‌‌‌​‌‍‌‌‌ ‍​‌ ‌​​‍‌‌​ ‌‌‌​​‍‌‌ ‌‍‍ ‌‍‌‌‌ ‍‌​‍‌‌​ ​ ‌​‌​​‍‌‌​ ​ ‌​‌​​‍‌‌​ ​‍​ ​‍‌​ ‌‌‌​​​ ‌‌‌​​ ​ ‌‍‌‍‍​‌​‌‍‌‌‍‌​‍‌‌​ ​‍​ ​‍​‍‌‌​ ‌‌‌​‌​​‍ ‍‌‍​ ‌‍‍​‌‍‍‌‌‍ ​‌‍‌​‌ ​‍‌‍‌‌‌‍ ‍​‍‌‌​ ‌‌‌​​‍‌‌ ‌‍‍ ‌‍‌‌‌ ‍‌​‍‌‌​ ​ ‌​‌​​‍‌‌​ ​ ‌​‌​​‍‌‌​ ​‍​ ​‍‌‌​​‌‍‌​‌​‌​‌‍‌​​ ‌ ‌‍‍​‌‍ ‌‌‌‌ ​‍‌‌​ ​‍​ ​‍​‍‌‌​ ‌‌‌​‌​​‍ ‍‌ ‌​‌‍‌‌‌ ‍​‌ ‌​​‍‌‍‌ ​​‌‍‌‌‌ ​‍‌ ​ ‌ ​​‌‍‌‌‌‍​ ‌ ‌​‌‍‍‌‌ ‌‍‌‍‌‌​ ‌‌ ​​‌ ‌‌‌‍​‍‌‍ ​‌‍‍‌‌ ​ ‌‍‍​‌‍‌‌‌‍‌​​‍​‍‌ ‌
Coaching Philosophy​​​​‌ ‍ ​‍​‍‌‍ ‌ ​‍‌‍‍‌‌‍‌ ‌‍‍‌‌‍ ‍​‍​‍​ ‍‍​‍​‍‌ ​ ‌‍​‌‌‍ ‍‌‍‍‌‌ ‌​‌ ‍‌​‍ ‍‌‍‍‌‌‍ ​‍​‍​‍ ​​‍​‍‌‍‍​‌ ​‍‌‍‌‌‌‍‌‍​‍​‍​ ‍‍​‍​‍‌‍‍​‌ ‌​‌ ‌​‌ ​​‌ ​ ​ ‍‍​‍ ​‍ ‌‍​ ‌‍‍​‌‍‌‌‌‍ ​‌ ​ ‌‍‌‌‌‍​‌‌ ​​‌‍‍‌‌‍‌‌‌ ​‍‌ ​ ​‍ ‍‌ ​ ‌‍​‌‌‍ ‍‌‍‍‌‌ ‌​‌ ‍‌​‍ ‍‌ ​ ‌ ‌​‌ ‌‌‌‍‌​‌‍‍‌‌‍ ​‍ ‌‍‍‌‌‍ ‍‌ ‌​‌‍‌‌‌‍ ‍‌ ‌​​‍ ‌‍‌‌‌‍‌​‌‍‍‌‌ ‌​​‍ ‌‍ ‌‌‍ ‌‍‌​‌‍‌‌​ ‌‌ ​​‌ ​‍‌‍‌‌‌ ​ ‌‍‌‌‌‍ ‍‌ ‌​‌‍​‌‌ ‌​‌‍‍‌‌‍ ‌‍ ‍​ ‍ ‌‍‍‌‌‍‌​​ ‌​ ​‌​ ‍‌​ ‌‌​ ‌‌​ ‌‍​ ‌‍‌‍​‍​ ‌​​‍ ‌​ ‌​‌‍​‍​ ​​‌‍‌‌​‍ ‌​ ‌​​ ​ ​ ​‌‌‍‌‌​‍ ‌‌‍​‍‌‍​‍‌‍‌‌‌‍‌‍​‍ ‌‌‍​‌​ ​‍​ ‍‌​ ‍‌‌‍​‌​ ‍‌​ ​‍​ ​ ​ ​​‌‍​‌​ ​ ​ ‌ ​ ‍ ‌ ‌​‌ ‍‌‌ ​​‌‍‌‌​ ‌‌‍​ ‌‍ ‌‍​‌‌‍​ ‌‍‍​​ ‍ ‌ ​​‌‍​‌‌ ‌​‌‍‍​​ ‌‌ ​‍‌‍‍‌‌‍​ ‌‍‍​‌‌‌​‌‍‌‌‌ ‍​‌ ‌​​‍‌‌​ ‌‌‌​​‍‌‌ ‌‍‍ ‌‍‌‌‌ ‍‌​‍‌‌​ ​ ‌​‌​​‍‌‌​ ​ ‌​‌​​‍‌‌​ ​‍​ ​‍‌​‌‍​ ‌ ‌‌​ ‌‍‍ ‌​‍‍‌​‍​‌‍ ‌‌‌‌​‍‌‌​ ​‍​ ​‍​‍‌‌​ ‌‌‌​‌​​‍ ‍‌‍​ ‌‍‍​‌‍‍‌‌‍ ​‌‍‌​‌ ​‍‌‍‌‌‌‍ ‍​‍‌‌​ ‌‌‌​​‍‌‌ ‌‍‍ ‌‍‌‌‌ ‍‌​‍‌‌​ ​ ‌​‌​​‍‌‌​ ​ ‌​‌​​‍‌‌​ ​‍​ ​‍‌​ ​‌​ ‌‍‍‌​ ​ ‌‍‍‌‌‌‌‍‌​ ​ ​‌​‍‌‌​ ​‍​ ​‍​‍‌‌​ ‌‌‌​‌​​‍ ‍‌ ‌​‌‍‌‌‌ ‍​‌ ‌​​ ‌‍​‍‌‍​‌‌ ​ ‌‍‌‌‌‌‌‌‌ ​‍‌‍ ​​ ‌‌‍‍​‌ ‌​‌ ‌​‌ ​​‌ ​ ​‍‌‌​ ​ ‌​​‌​‍‌‌​ ​‍‌​‌‍​‍‌‌​ ​‍‌​‌‍‌‍​ ‌‍‍​‌‍‌‌‌‍ ​‌ ​ ‌‍‌‌‌‍​‌‌ ​​‌‍‍‌‌‍‌‌‌ ​‍‌ ​ ​‍ ‍‌ ​ ‌‍​‌‌‍ ‍‌‍‍‌‌ ‌​‌ ‍‌​‍ ‍‌ ​ ‌ ‌​‌ ‌‌‌‍‌​‌‍‍‌‌‍ ​‍‌‍‌‍‍‌‌‍‌​​ ‌​ ​‌​ ‍‌​ ‌‌​ ‌‌​ ‌‍​ ‌‍‌‍​‍​ ‌​​‍ ‌​ ‌​‌‍​‍​ ​​‌‍‌‌​‍ ‌​ ‌​​ ​ ​ ​‌‌‍‌‌​‍ ‌‌‍​‍‌‍​‍‌‍‌‌‌‍‌‍​‍ ‌‌‍​‌​ ​‍​ ‍‌​ ‍‌‌‍​‌​ ‍‌​ ​‍​ ​ ​ ​​‌‍​‌​ ​ ​ ‌ ​‍‌‍‌ ‌​‌ ‍‌‌ ​​‌‍‌‌​ ‌‌‍​ ‌‍ ‌‍​‌‌‍​ ‌‍‍​​‍‌‍‌ ​​‌‍​‌‌ ‌​‌‍‍​​ ‌‌ ​‍‌‍‍‌‌‍​ ‌‍‍​‌‌‌​‌‍‌‌‌ ‍​‌ ‌​​‍‌‌​ ‌‌‌​​‍‌‌ ‌‍‍ ‌‍‌‌‌ ‍‌​‍‌‌​ ​ ‌​‌​​‍‌‌​ ​ ‌​‌​​‍‌‌​ ​‍​ ​‍‌​‌‍​ ‌ ‌‌​ ‌‍‍ ‌​‍‍‌​‍​‌‍ ‌‌‌‌​‍‌‌​ ​‍​ ​‍​‍‌‌​ ‌‌‌​‌​​‍ ‍‌‍​ ‌‍‍​‌‍‍‌‌‍ ​‌‍‌​‌ ​‍‌‍‌‌‌‍ ‍​‍‌‌​ ‌‌‌​​‍‌‌ ‌‍‍ ‌‍‌‌‌ ‍‌​‍‌‌​ ​ ‌​‌​​‍‌‌​ ​ ‌​‌​​‍‌‌​ ​‍​ ​‍‌​ ​‌​ ‌‍‍‌​ ​ ‌‍‍‌‌‌‌‍‌​ ​ ​‌​‍‌‌​ ​‍​ ​‍​‍‌‌​ ‌‌‌​‌​​‍ ‍‌ ‌​‌‍‌‌‌ ‍​‌ ‌​​‍‌‍‌ ​​‌‍‌‌‌ ​‍‌ ​ ‌ ​​‌‍‌‌‌‍​ ‌ ‌​‌‍‍‌‌ ‌‍‌‍‌‌​ ‌‌ ​​‌ ‌‌‌‍​‍‌‍ ​‌‍‍‌‌ ​ ‌‍‍​‌‍‌‌‌‍‌​​‍​‍‌ ‌
I offer skating education with an emphasis on wellness and
community, celebrating my skaters experiences on and off the ice.​​​​‌ ‍ ​‍​‍‌‍ ‌ ​‍‌‍‍‌‌‍‌ ‌‍‍‌‌‍ ‍​‍​‍​ ‍‍​‍​‍‌ ​ ‌‍​‌‌‍ ‍‌‍‍‌‌ ‌​‌ ‍‌​‍ ‍‌‍‍‌‌‍ ​‍​‍​‍ ​​‍​‍‌‍‍​‌ ​‍‌‍‌‌‌‍‌‍​‍​‍​ ‍‍​‍​‍‌‍‍​‌ ‌​‌ ‌​‌ ​​‌ ​ ​ ‍‍​‍ ​‍ ‌‍​ ‌‍‍​‌‍‌‌‌‍ ​‌ ​ ‌‍‌‌‌‍​‌‌ ​​‌‍‍‌‌‍‌‌‌ ​‍‌ ​ ​‍ ‍‌ ​ ‌‍​‌‌‍ ‍‌‍‍‌‌ ‌​‌ ‍‌​‍ ‍‌ ​ ‌ ‌​‌ ‌‌‌‍‌​‌‍‍‌‌‍ ​‍ ‌‍‍‌‌‍ ‍‌ ‌​‌‍‌‌‌‍ ‍‌ ‌​​‍ ‌‍‌‌‌‍‌​‌‍‍‌‌ ‌​​‍ ‌‍ ‌‌‍ ‌‍‌​‌‍‌‌​ ‌‌ ​​‌ ​‍‌‍‌‌‌ ​ ‌‍‌‌‌‍ ‍‌ ‌​‌‍​‌‌ ‌​‌‍‍‌‌‍ ‌‍ ‍​ ‍ ‌‍‍‌‌‍‌​​ ‌​ ​‌​ ‍‌​ ‌‌​ ‌‌​ ‌‍​ ‌‍‌‍​‍​ ‌​​‍ ‌​ ‌​‌‍​‍​ ​​‌‍‌‌​‍ ‌​ ‌​​ ​ ​ ​‌‌‍‌‌​‍ ‌‌‍​‍‌‍​‍‌‍‌‌‌‍‌‍​‍ ‌‌‍​‌​ ​‍​ ‍‌​ ‍‌‌‍​‌​ ‍‌​ ​‍​ ​ ​ ​​‌‍​‌​ ​ ​ ‌ ​ ‍ ‌ ‌​‌ ‍‌‌ ​​‌‍‌‌​ ‌‌‍​ ‌‍ ‌‍​‌‌‍​ ‌‍‍​​ ‍ ‌ ​​‌‍​‌‌ ‌​‌‍‍​​ ‌‌ ​‍‌‍‍‌‌‍​ ‌‍‍​‌‌‌​‌‍‌‌‌ ‍​‌ ‌​​‍‌‌​ ‌‌‌​​‍‌‌ ‌‍‍ ‌‍‌‌‌ ‍‌​‍‌‌​ ​ ‌​‌​​‍‌‌​ ​ ‌​‌​​‍‌‌​ ​‍​ ​‍‌‌‌‍‌‌​​‌‌‍‍‌​​‌​ ​‍‌‌‌ ‌‍‌‌‌ ‌ ​‍‌‌​ ​‍​ ​‍​‍‌‌​ ‌‌‌​‌​​‍ ‍‌‍​ ‌‍‍​‌‍‍‌‌‍ ​‌‍‌​‌ ​‍‌‍‌‌‌‍ ‍​‍‌‌​ ‌‌‌​​‍‌‌ ‌‍‍ ‌‍‌‌‌ ‍‌​‍‌‌​ ​ ‌​‌​​‍‌‌​ ​ ‌​‌​​‍‌‌​ ​‍​ ​‍‌ ‍‍‌‍‍‌‌​ ‌​‍‌‌​‍‍‌‍‍ ‌ ‍‌‌‌​‍​‍‌‌​ ​‍​ ​‍​‍‌‌​ ‌‌‌​‌​​‍ ‍‌ ‌​‌‍‌‌‌ ‍​‌ ‌​​ ‌‍​‍‌‍​‌‌ ​ ‌‍‌‌‌‌‌‌‌ ​‍‌‍ ​​ ‌‌‍‍​‌ ‌​‌ ‌​‌ ​​‌ ​ ​‍‌‌​ ​ ‌​​‌​‍‌‌​ ​‍‌​‌‍​‍‌‌​ ​‍‌​‌‍‌‍​ ‌‍‍​‌‍‌‌‌‍ ​‌ ​ ‌‍‌‌‌‍​‌‌ ​​‌‍‍‌‌‍‌‌‌ ​‍‌ ​ ​‍ ‍‌ ​ ‌‍​‌‌‍ ‍‌‍‍‌‌ ‌​‌ ‍‌​‍ ‍‌ ​ ‌ ‌​‌ ‌‌‌‍‌​‌‍‍‌‌‍ ​‍‌‍‌‍‍‌‌‍‌​​ ‌​ ​‌​ ‍‌​ ‌‌​ ‌‌​ ‌‍​ ‌‍‌‍​‍​ ‌​​‍ ‌​ ‌​‌‍​‍​ ​​‌‍‌‌​‍ ‌​ ‌​​ ​ ​ ​‌‌‍‌‌​‍ ‌‌‍​‍‌‍​‍‌‍‌‌‌‍‌‍​‍ ‌‌‍​‌​ ​‍​ ‍‌​ ‍‌‌‍​‌​ ‍‌​ ​‍​ ​ ​ ​​‌‍​‌​ ​ ​ ‌ ​‍‌‍‌ ‌​‌ ‍‌‌ ​​‌‍‌‌​ ‌‌‍​ ‌‍ ‌‍​‌‌‍​ ‌‍‍​​‍‌‍‌ ​​‌‍​‌‌ ‌​‌‍‍​​ ‌‌ ​‍‌‍‍‌‌‍​ ‌‍‍​‌‌‌​‌‍‌‌‌ ‍​‌ ‌​​‍‌‌​ ‌‌‌​​‍‌‌ ‌‍‍ ‌‍‌‌‌ ‍‌​‍‌‌​ ​ ‌​‌​​‍‌‌​ ​ ‌​‌​​‍‌‌​ ​‍​ ​‍‌‌‌‍‌‌​​‌‌‍‍‌​​‌​ ​‍‌‌‌ ‌‍‌‌‌ ‌ ​‍‌‌​ ​‍​ ​‍​‍‌‌​ ‌‌‌​‌​​‍ ‍‌‍​ ‌‍‍​‌‍‍‌‌‍ ​‌‍‌​‌ ​‍‌‍‌‌‌‍ ‍​‍‌‌​ ‌‌‌​​‍‌‌ ‌‍‍ ‌‍‌‌‌ ‍‌​‍‌‌​ ​ ‌​‌​​‍‌‌​ ​ ‌​‌​​‍‌‌​ ​‍​ ​‍‌ ‍‍‌‍‍‌‌​ ‌​‍‌‌​‍‍‌‍‍ ‌ ‍‌‌‌​‍​‍‌‌​ ​‍​ ​‍​‍‌‌​ ‌‌‌​‌​​‍ ‍‌ ‌​‌‍‌‌‌ ‍​‌ ‌​​‍‌‍‌ ​​‌‍‌‌‌ ​‍‌ ​ ‌ ​​‌‍‌‌‌‍​ ‌ ‌​‌‍‍‌‌ ‌‍‌‍‌‌​ ‌‌ ​​‌ ‌‌‌‍​‍‌‍ ​‌‍‍‌‌ ​ ‌‍‍​‌‍‌‌‌‍‌​​‍​‍‌ ‌
Competitive Background​​​​‌ ‍ ​‍​‍‌‍ ‌ ​‍‌‍‍‌‌‍‌ ‌‍‍‌‌‍ ‍​‍​‍​ ‍‍​‍​‍‌ ​ ‌‍​‌‌‍ ‍‌‍‍‌‌ ‌​‌ ‍‌​‍ ‍‌‍‍‌‌‍ ​‍​‍​‍ ​​‍​‍‌‍‍​‌ ​‍‌‍‌‌‌‍‌‍​‍​‍​ ‍‍​‍​‍‌‍‍​‌ ‌​‌ ‌​‌ ​​‌ ​ ​ ‍‍​‍ ​‍ ‌‍​ ‌‍‍​‌‍‌‌‌‍ ​‌ ​ ‌‍‌‌‌‍​‌‌ ​​‌‍‍‌‌‍‌‌‌ ​‍‌ ​ ​‍ ‍‌ ​ ‌‍​‌‌‍ ‍‌‍‍‌‌ ‌​‌ ‍‌​‍ ‍‌ ​ ‌ ‌​‌ ‌‌‌‍‌​‌‍‍‌‌‍ ​‍ ‌‍‍‌‌‍ ‍‌ ‌​‌‍‌‌‌‍ ‍‌ ‌​​‍ ‌‍‌‌‌‍‌​‌‍‍‌‌ ‌​​‍ ‌‍ ‌‌‍ ‌‍‌​‌‍‌‌​ ‌‌ ​​‌ ​‍‌‍‌‌‌ ​ ‌‍‌‌‌‍ ‍‌ ‌​‌‍​‌‌ ‌​‌‍‍‌‌‍ ‌‍ ‍​ ‍ ‌‍‍‌‌‍‌​​ ‌​ ​‌​ ‍‌​ ‌‌​ ‌‌​ ‌‍​ ‌‍‌‍​‍​ ‌​​‍ ‌​ ‌​‌‍​‍​ ​​‌‍‌‌​‍ ‌​ ‌​​ ​ ​ ​‌‌‍‌‌​‍ ‌‌‍​‍‌‍​‍‌‍‌‌‌‍‌‍​‍ ‌‌‍​‌​ ​‍​ ‍‌​ ‍‌‌‍​‌​ ‍‌​ ​‍​ ​ ​ ​​‌‍​‌​ ​ ​ ‌ ​ ‍ ‌ ‌​‌ ‍‌‌ ​​‌‍‌‌​ ‌‌‍​ ‌‍ ‌‍​‌‌‍​ ‌‍‍​​ ‍ ‌ ​​‌‍​‌‌ ‌​‌‍‍​​ ‌‌ ​‍‌‍‍‌‌‍​ ‌‍‍​‌‌‌​‌‍‌‌‌ ‍​‌ ‌​​‍‌‌​ ‌‌‌​​‍‌‌ ‌‍‍ ‌‍‌‌‌ ‍‌​‍‌‌​ ​ ‌​‌​​‍‌‌​ ​ ‌​‌​​‍‌‌​ ​‍​ ​‍‌‍​‍‌‌‌‍‌ ‍​‌‌‌‌‌​‌​‌‍‌​‌‌​​‌ ​‍​‍‌‌​ ​‍​ ​‍​‍‌‌​ ‌‌‌​‌​​‍ ‍‌‍​ ‌‍‍​‌‍‍‌‌‍ ​‌‍‌​‌ ​‍‌‍‌‌‌‍ ‍​‍‌‌​ ‌‌‌​​‍‌‌ ‌‍‍ ‌‍‌‌‌ ‍‌​‍‌‌​ ​ ‌​‌​​‍‌‌​ ​ ‌​‌​​‍‌‌​ ​‍​ ​‍‌​ ‍‌ ‌​‌‌‌ ‌‌‍‌‌‍‌ ‌​ ‍‌‍​‍‌​‌​​‍‌‌​ ​‍​ ​‍​‍‌‌​ ‌‌‌​‌​​‍ ‍‌ ‌​‌‍‌‌‌ ‍​‌ ‌​​ ‌‍​‍‌‍​‌‌ ​ ‌‍‌‌‌‌‌‌‌ ​‍‌‍ ​​ ‌‌‍‍​‌ ‌​‌ ‌​‌ ​​‌ ​ ​‍‌‌​ ​ ‌​​‌​‍‌‌​ ​‍‌​‌‍​‍‌‌​ ​‍‌​‌‍‌‍​ ‌‍‍​‌‍‌‌‌‍ ​‌ ​ ‌‍‌‌‌‍​‌‌ ​​‌‍‍‌‌‍‌‌‌ ​‍‌ ​ ​‍ ‍‌ ​ ‌‍​‌‌‍ ‍‌‍‍‌‌ ‌​‌ ‍‌​‍ ‍‌ ​ ‌ ‌​‌ ‌‌‌‍‌​‌‍‍‌‌‍ ​‍‌‍‌‍‍‌‌‍‌​​ ‌​ ​‌​ ‍‌​ ‌‌​ ‌‌​ ‌‍​ ‌‍‌‍​‍​ ‌​​‍ ‌​ ‌​‌‍​‍​ ​​‌‍‌‌​‍ ‌​ ‌​​ ​ ​ ​‌‌‍‌‌​‍ ‌‌‍​‍‌‍​‍‌‍‌‌‌‍‌‍​‍ ‌‌‍​‌​ ​‍​ ‍‌​ ‍‌‌‍​‌​ ‍‌​ ​‍​ ​ ​ ​​‌‍​‌​ ​ ​ ‌ ​‍‌‍‌ ‌​‌ ‍‌‌ ​​‌‍‌‌​ ‌‌‍​ ‌‍ ‌‍​‌‌‍​ ‌‍‍​​‍‌‍‌ ​​‌‍​‌‌ ‌​‌‍‍​​ ‌‌ ​‍‌‍‍‌‌‍​ ‌‍‍​‌‌‌​‌‍‌‌‌ ‍​‌ ‌​​‍‌‌​ ‌‌‌​​‍‌‌ ‌‍‍ ‌‍‌‌‌ ‍‌​‍‌‌​ ​ ‌​‌​​‍‌‌​ ​ ‌​‌​​‍‌‌​ ​‍​ ​‍‌‍​‍‌‌‌‍‌ ‍​‌‌‌‌‌​‌​‌‍‌​‌‌​​‌ ​‍​‍‌‌​ ​‍​ ​‍​‍‌‌​ ‌‌‌​‌​​‍ ‍‌‍​ ‌‍‍​‌‍‍‌‌‍ ​‌‍‌​‌ ​‍‌‍‌‌‌‍ ‍​‍‌‌​ ‌‌‌​​‍‌‌ ‌‍‍ ‌‍‌‌‌ ‍‌​‍‌‌​ ​ ‌​‌​​‍‌‌​ ​ ‌​‌​​‍‌‌​ ​‍​ ​‍‌​ ‍‌ ‌​‌‌‌ ‌‌‍‌‌‍‌ ‌​ ‍‌‍​‍‌​‌​​‍‌‌​ ​‍​ ​‍​‍‌‌​ ‌‌‌​‌​​‍ ‍‌ ‌​‌‍‌‌‌ ‍​‌ ‌​​‍‌‍‌ ​​‌‍‌‌‌ ​‍‌ ​ ‌ ​​‌‍‌‌‌‍​ ‌ ‌​‌‍‍‌‌ ‌‍‌‍‌‌​ ‌‌ ​​‌ ‌‌‌‍​‍‌‍ ​‌‍‍‌‌ ​ ‌‍‍​‌‍‌‌‌‍‌​​‍​‍‌ ‌
I spent 16 years competing in the Southwestern Region before
continuing on to represent the University of Colorado-Boulder, on
their competitive skating team. I graduated with a Bachelor of
Science degree in Cultural Anthropology which I applied during my
5 year world tour with Disney On Ice. I had the great honor and
privilege of portraying the role of Elsa as well as many other
memorable characters throughout my time with the company.​​​​‌ ‍ ​‍​‍‌‍ ‌ ​‍‌‍‍‌‌‍‌ ‌‍‍‌‌‍ ‍​‍​‍​ ‍‍​‍​‍‌ ​ ‌‍​‌‌‍ ‍‌‍‍‌‌ ‌​‌ ‍‌​‍ ‍‌‍‍‌‌‍ ​‍​‍​‍ ​​‍​‍‌‍‍​‌ ​‍‌‍‌‌‌‍‌‍​‍​‍​ ‍‍​‍​‍‌‍‍​‌ ‌​‌ ‌​‌ ​​‌ ​ ​ ‍‍​‍ ​‍ ‌‍​ ‌‍‍​‌‍‌‌‌‍ ​‌ ​ ‌‍‌‌‌‍​‌‌ ​​‌‍‍‌‌‍‌‌‌ ​‍‌ ​ ​‍ ‍‌ ​ ‌‍​‌‌‍ ‍‌‍‍‌‌ ‌​‌ ‍‌​‍ ‍‌ ​ ‌ ‌​‌ ‌‌‌‍‌​‌‍‍‌‌‍ ​‍ ‌‍‍‌‌‍ ‍‌ ‌​‌‍‌‌‌‍ ‍‌ ‌​​‍ ‌‍‌‌‌‍‌​‌‍‍‌‌ ‌​​‍ ‌‍ ‌‌‍ ‌‍‌​‌‍‌‌​ ‌‌ ​​‌ ​‍‌‍‌‌‌ ​ ‌‍‌‌‌‍ ‍‌ ‌​‌‍​‌‌ ‌​‌‍‍‌‌‍ ‌‍ ‍​ ‍ ‌‍‍‌‌‍‌​​ ‌​ ​‌​ ‍‌​ ‌‌​ ‌‌​ ‌‍​ ‌‍‌‍​‍​ ‌​​‍ ‌​ ‌​‌‍​‍​ ​​‌‍‌‌​‍ ‌​ ‌​​ ​ ​ ​‌‌‍‌‌​‍ ‌‌‍​‍‌‍​‍‌‍‌‌‌‍‌‍​‍ ‌‌‍​‌​ ​‍​ ‍‌​ ‍‌‌‍​‌​ ‍‌​ ​‍​ ​ ​ ​​‌‍​‌​ ​ ​ ‌ ​ ‍ ‌ ‌​‌ ‍‌‌ ​​‌‍‌‌​ ‌‌‍​ ‌‍ ‌‍​‌‌‍​ ‌‍‍​​ ‍ ‌ ​​‌‍​‌‌ ‌​‌‍‍​​ ‌‌ ​‍‌‍‍‌‌‍​ ‌‍‍​‌‌‌​‌‍‌‌‌ ‍​‌ ‌​​‍‌‌​ ‌‌‌​​‍‌‌ ‌‍‍ ‌‍‌‌‌ ‍‌​‍‌‌​ ​ ‌​‌​​‍‌‌​ ​ ‌​‌​​‍‌‌​ ​‍​ ​‍​ ​ ‌​ ‍‌‍‌​‌‌‍‍​ ​‍‌​ ‌‌‌​‌‌‍‍‍​‍‌‌​ ​‍​ ​‍​‍‌‌​ ‌‌‌​‌​​‍ ‍‌‍​ ‌‍‍​‌‍‍‌‌‍ ​‌‍‌​‌ ​‍‌‍‌‌‌‍ ‍​‍‌‌​ ‌‌‌​​‍‌‌ ‌‍‍ ‌‍‌‌‌ ‍‌​‍‌‌​ ​ ‌​‌​​‍‌‌​ ​ ‌​‌​​‍‌‌​ ​‍​ ​‍‌‍‌‍‌‍ ‍‌‌‍​‌‌‍​‌‌‌‍‌‌‌ ‌‍ ‌‌‌​‍​‍‌‌​ ​‍​ ​‍​‍‌‌​ ‌‌‌​‌​​‍ ‍‌ ‌​‌‍‌‌‌ ‍​‌ ‌​​ ‌‍​‍‌‍​‌‌ ​ ‌‍‌‌‌‌‌‌‌ ​‍‌‍ ​​ ‌‌‍‍​‌ ‌​‌ ‌​‌ ​​‌ ​ ​‍‌‌​ ​ ‌​​‌​‍‌‌​ ​‍‌​‌‍​‍‌‌​ ​‍‌​‌‍‌‍​ ‌‍‍​‌‍‌‌‌‍ ​‌ ​ ‌‍‌‌‌‍​‌‌ ​​‌‍‍‌‌‍‌‌‌ ​‍‌ ​ ​‍ ‍‌ ​ ‌‍​‌‌‍ ‍‌‍‍‌‌ ‌​‌ ‍‌​‍ ‍‌ ​ ‌ ‌​‌ ‌‌‌‍‌​‌‍‍‌‌‍ ​‍‌‍‌‍‍‌‌‍‌​​ ‌​ ​‌​ ‍‌​ ‌‌​ ‌‌​ ‌‍​ ‌‍‌‍​‍​ ‌​​‍ ‌​ ‌​‌‍​‍​ ​​‌‍‌‌​‍ ‌​ ‌​​ ​ ​ ​‌‌‍‌‌​‍ ‌‌‍​‍‌‍​‍‌‍‌‌‌‍‌‍​‍ ‌‌‍​‌​ ​‍​ ‍‌​ ‍‌‌‍​‌​ ‍‌​ ​‍​ ​ ​ ​​‌‍​‌​ ​ ​ ‌ ​‍‌‍‌ ‌​‌ ‍‌‌ ​​‌‍‌‌​ ‌‌‍​ ‌‍ ‌‍​‌‌‍​ ‌‍‍​​‍‌‍‌ ​​‌‍​‌‌ ‌​‌‍‍​​ ‌‌ ​‍‌‍‍‌‌‍​ ‌‍‍​‌‌‌​‌‍‌‌‌ ‍​‌ ‌​​‍‌‌​ ‌‌‌​​‍‌‌ ‌‍‍ ‌‍‌‌‌ ‍‌​‍‌‌​ ​ ‌​‌​​‍‌‌​ ​ ‌​‌​​‍‌‌​ ​‍​ ​‍​ ​ ‌​ ‍‌‍‌​‌‌‍‍​ ​‍‌​ ‌‌‌​‌‌‍‍‍​‍‌‌​ ​‍​ ​‍​‍‌‌​ ‌‌‌​‌​​‍ ‍‌‍​ ‌‍‍​‌‍‍‌‌‍ ​‌‍‌​‌ ​‍‌‍‌‌‌‍ ‍​‍‌‌​ ‌‌‌​​‍‌‌ ‌‍‍ ‌‍‌‌‌ ‍‌​‍‌‌​ ​ ‌​‌​​‍‌‌​ ​ ‌​‌​​‍‌‌​ ​‍​ ​‍‌‍‌‍‌‍ ‍‌‌‍​‌‌‍​‌‌‌‍‌‌‌ ‌‍ ‌‌‌​‍​‍‌‌​ ​‍​ ​‍​‍‌‌​ ‌‌‌​‌​​‍ ‍‌ ‌​‌‍‌‌‌ ‍​‌ ‌​​‍‌‍‌ ​​‌‍‌‌‌ ​‍‌ ​ ‌ ​​‌‍‌‌‌‍​ ‌ ‌​‌‍‍‌‌ ‌‍‌‍‌‌​ ‌‌ ​​‌ ‌‌‌‍​‍‌‍ ​‌‍‍‌‌ ​ ‌‍‍​‌‍‌‌‌‍‌​​‍​‍‌ ‌
Coaching Experience​​​​‌ ‍ ​‍​‍‌‍ ‌ ​‍‌‍‍‌‌‍‌ ‌‍‍‌‌‍ ‍​‍​‍​ ‍‍​‍​‍‌ ​ ‌‍​‌‌‍ ‍‌‍‍‌‌ ‌​‌ ‍‌​‍ ‍‌‍‍‌‌‍ ​‍​‍​‍ ​​‍​‍‌‍‍​‌ ​‍‌‍‌‌‌‍‌‍​‍​‍​ ‍‍​‍​‍‌‍‍​‌ ‌​‌ ‌​‌ ​​‌ ​ ​ ‍‍​‍ ​‍ ‌‍​ ‌‍‍​‌‍‌‌‌‍ ​‌ ​ ‌‍‌‌‌‍​‌‌ ​​‌‍‍‌‌‍‌‌‌ ​‍‌ ​ ​‍ ‍‌ ​ ‌‍​‌‌‍ ‍‌‍‍‌‌ ‌​‌ ‍‌​‍ ‍‌ ​ ‌ ‌​‌ ‌‌‌‍‌​‌‍‍‌‌‍ ​‍ ‌‍‍‌‌‍ ‍‌ ‌​‌‍‌‌‌‍ ‍‌ ‌​​‍ ‌‍‌‌‌‍‌​‌‍‍‌‌ ‌​​‍ ‌‍ ‌‌‍ ‌‍‌​‌‍‌‌​ ‌‌ ​​‌ ​‍‌‍‌‌‌ ​ ‌‍‌‌‌‍ ‍‌ ‌​‌‍​‌‌ ‌​‌‍‍‌‌‍ ‌‍ ‍​ ‍ ‌‍‍‌‌‍‌​​ ‌​ ​‌​ ‍‌​ ‌‌​ ‌‌​ ‌‍​ ‌‍‌‍​‍​ ‌​​‍ ‌​ ‌​‌‍​‍​ ​​‌‍‌‌​‍ ‌​ ‌​​ ​ ​ ​‌‌‍‌‌​‍ ‌‌‍​‍‌‍​‍‌‍‌‌‌‍‌‍​‍ ‌‌‍​‌​ ​‍​ ‍‌​ ‍‌‌‍​‌​ ‍‌​ ​‍​ ​ ​ ​​‌‍​‌​ ​ ​ ‌ ​ ‍ ‌ ‌​‌ ‍‌‌ ​​‌‍‌‌​ ‌‌‍​ ‌‍ ‌‍​‌‌‍​ ‌‍‍​​ ‍ ‌ ​​‌‍​‌‌ ‌​‌‍‍​​ ‌‌ ​‍‌‍‍‌‌‍​ ‌‍‍​‌‌‌​‌‍‌‌‌ ‍​‌ ‌​​‍‌‌​ ‌‌‌​​‍‌‌ ‌‍‍ ‌‍‌‌‌ ‍‌​‍‌‌​ ​ ‌​‌​​‍‌‌​ ​ ‌​‌​​‍‌‌​ ​‍​ ​‍‌​​‌​ ‌‌​ ‌ ‌‌‌ ‌‍ ‍​ ​ ‌ ‌ ‌‍​ ​‍‌‌​ ​‍​ ​‍​‍‌‌​ ‌‌‌​‌​​‍ ‍‌‍​ ‌‍‍​‌‍‍‌‌‍ ​‌‍‌​‌ ​‍‌‍‌‌‌‍ ‍​‍‌‌​ ‌‌‌​​‍‌‌ ‌‍‍ ‌‍‌‌‌ ‍‌​‍‌‌​ ​ ‌​‌​​‍‌‌​ ​ ‌​‌​​‍‌‌​ ​‍​ ​‍‌​ ‌ ​ ‌‌‌‌‌​​‍‌‌‌​‌‌​​​ ‌ ‌​​‍​‍‌‌​ ​‍​ ​‍​‍‌‌​ ‌‌‌​‌​​‍ ‍‌ ‌​‌‍‌‌‌ ‍​‌ ‌​​ ‌‍​‍‌‍​‌‌ ​ ‌‍‌‌‌‌‌‌‌ ​‍‌‍ ​​ ‌‌‍‍​‌ ‌​‌ ‌​‌ ​​‌ ​ ​‍‌‌​ ​ ‌​​‌​‍‌‌​ ​‍‌​‌‍​‍‌‌​ ​‍‌​‌‍‌‍​ ‌‍‍​‌‍‌‌‌‍ ​‌ ​ ‌‍‌‌‌‍​‌‌ ​​‌‍‍‌‌‍‌‌‌ ​‍‌ ​ ​‍ ‍‌ ​ ‌‍​‌‌‍ ‍‌‍‍‌‌ ‌​‌ ‍‌​‍ ‍‌ ​ ‌ ‌​‌ ‌‌‌‍‌​‌‍‍‌‌‍ ​‍‌‍‌‍‍‌‌‍‌​​ ‌​ ​‌​ ‍‌​ ‌‌​ ‌‌​ ‌‍​ ‌‍‌‍​‍​ ‌​​‍ ‌​ ‌​‌‍​‍​ ​​‌‍‌‌​‍ ‌​ ‌​​ ​ ​ ​‌‌‍‌‌​‍ ‌‌‍​‍‌‍​‍‌‍‌‌‌‍‌‍​‍ ‌‌‍​‌​ ​‍​ ‍‌​ ‍‌‌‍​‌​ ‍‌​ ​‍​ ​ ​ ​​‌‍​‌​ ​ ​ ‌ ​‍‌‍‌ ‌​‌ ‍‌‌ ​​‌‍‌‌​ ‌‌‍​ ‌‍ ‌‍​‌‌‍​ ‌‍‍​​‍‌‍‌ ​​‌‍​‌‌ ‌​‌‍‍​​ ‌‌ ​‍‌‍‍‌‌‍​ ‌‍‍​‌‌‌​‌‍‌‌‌ ‍​‌ ‌​​‍‌‌​ ‌‌‌​​‍‌‌ ‌‍‍ ‌‍‌‌‌ ‍‌​‍‌‌​ ​ ‌​‌​​‍‌‌​ ​ ‌​‌​​‍‌‌​ ​‍​ ​‍‌​​‌​ ‌‌​ ‌ ‌‌‌ ‌‍ ‍​ ​ ‌ ‌ ‌‍​ ​‍‌‌​ ​‍​ ​‍​‍‌‌​ ‌‌‌​‌​​‍ ‍‌‍​ ‌‍‍​‌‍‍‌‌‍ ​‌‍‌​‌ ​‍‌‍‌‌‌‍ ‍​‍‌‌​ ‌‌‌​​‍‌‌ ‌‍‍ ‌‍‌‌‌ ‍‌​‍‌‌​ ​ ‌​‌​​‍‌‌​ ​ ‌​‌​​‍‌‌​ ​‍​ ​‍‌​ ‌ ​ ‌‌‌‌‌​​‍‌‌‌​‌‌​​​ ‌ ‌​​‍​‍‌‌​ ​‍​ ​‍​‍‌‌​ ‌‌‌​‌​​‍ ‍‌ ‌​‌‍‌‌‌ ‍​‌ ‌​​‍‌‍‌ ​​‌‍‌‌‌ ​‍‌ ​ ‌ ​​‌‍‌‌‌‍​ ‌ ‌​‌‍‍‌‌ ‌‍‌‍‌‌​ ‌‌ ​​‌ ‌‌‌‍​‍‌‍ ​‌‍‍‌‌ ​ ‌‍‍​‌‍‌‌‌‍‌​​‍​‍‌ ‌
In 2018, I established my own coaching business, Coach Jenn LLC,
and have supported the competitive and performance goals for many
young skaters in the NYC area. In 2020, I became the Director of
Figure Skating at Navesink Country Club in Red Bank New Jersey.​​​​‌ ‍ ​‍​‍‌‍ ‌ ​‍‌‍‍‌‌‍‌ ‌‍‍‌‌‍ ‍​‍​‍​ ‍‍​‍​‍‌ ​ ‌‍​‌‌‍ ‍‌‍‍‌‌ ‌​‌ ‍‌​‍ ‍‌‍‍‌‌‍ ​‍​‍​‍ ​​‍​‍‌‍‍​‌ ​‍‌‍‌‌‌‍‌‍​‍​‍​ ‍‍​‍​‍‌‍‍​‌ ‌​‌ ‌​‌ ​​‌ ​ ​ ‍‍​‍ ​‍ ‌‍​ ‌‍‍​‌‍‌‌‌‍ ​‌ ​ ‌‍‌‌‌‍​‌‌ ​​‌‍‍‌‌‍‌‌‌ ​‍‌ ​ ​‍ ‍‌ ​ ‌‍​‌‌‍ ‍‌‍‍‌‌ ‌​‌ ‍‌​‍ ‍‌ ​ ‌ ‌​‌ ‌‌‌‍‌​‌‍‍‌‌‍ ​‍ ‌‍‍‌‌‍ ‍‌ ‌​‌‍‌‌‌‍ ‍‌ ‌​​‍ ‌‍‌‌‌‍‌​‌‍‍‌‌ ‌​​‍ ‌‍ ‌‌‍ ‌‍‌​‌‍‌‌​ ‌‌ ​​‌ ​‍‌‍‌‌‌ ​ ‌‍‌‌‌‍ ‍‌ ‌​‌‍​‌‌ ‌​‌‍‍‌‌‍ ‌‍ ‍​ ‍ ‌‍‍‌‌‍‌​​ ‌​ ​‌​ ‍‌​ ‌‌​ ‌‌​ ‌‍​ ‌‍‌‍​‍​ ‌​​‍ ‌​ ‌​‌‍​‍​ ​​‌‍‌‌​‍ ‌​ ‌​​ ​ ​ ​‌‌‍‌‌​‍ ‌‌‍​‍‌‍​‍‌‍‌‌‌‍‌‍​‍ ‌‌‍​‌​ ​‍​ ‍‌​ ‍‌‌‍​‌​ ‍‌​ ​‍​ ​ ​ ​​‌‍​‌​ ​ ​ ‌ ​ ‍ ‌ ‌​‌ ‍‌‌ ​​‌‍‌‌​ ‌‌‍​ ‌‍ ‌‍​‌‌‍​ ‌‍‍​​ ‍ ‌ ​​‌‍​‌‌ ‌​‌‍‍​​ ‌‌ ​‍‌‍‍‌‌‍​ ‌‍‍​‌‌‌​‌‍‌‌‌ ‍​‌ ‌​​‍‌‌​ ‌‌‌​​‍‌‌ ‌‍‍ ‌‍‌‌‌ ‍‌​‍‌‌​ ​ ‌​‌​​‍‌‌​ ​ ‌​‌​​‍‌‌​ ​‍​ ​‍​ ​ ‌‌‌ ‌‌‌​‌‍ ​‌‍​ ‌‌‍‍‌ ​​‌​‍​​‍‌‌​ ​‍​ ​‍​‍‌‌​ ‌‌‌​‌​​‍ ‍‌‍​ ‌‍‍​‌‍‍‌‌‍ ​‌‍‌​‌ ​‍‌‍‌‌‌‍ ‍​‍‌‌​ ‌‌‌​​‍‌‌ ‌‍‍ ‌‍‌‌‌ ‍‌​‍‌‌​ ​ ‌​‌​​‍‌‌​ ​ ‌​‌​​‍‌‌​ ​‍​ ​‍‌‍ ‍‌ ‌‍‌​​‍‌‌‌​‌‌​‍‌‌‍‌‌‍‌‌‌‌‌​​‍‌‌​ ​‍​ ​‍​‍‌‌​ ‌‌‌​‌​​‍ ‍‌ ‌​‌‍‌‌‌ ‍​‌ ‌​​ ‌‍​‍‌‍​‌‌ ​ ‌‍‌‌‌‌‌‌‌ ​‍‌‍ ​​ ‌‌‍‍​‌ ‌​‌ ‌​‌ ​​‌ ​ ​‍‌‌​ ​ ‌​​‌​‍‌‌​ ​‍‌​‌‍​‍‌‌​ ​‍‌​‌‍‌‍​ ‌‍‍​‌‍‌‌‌‍ ​‌ ​ ‌‍‌‌‌‍​‌‌ ​​‌‍‍‌‌‍‌‌‌ ​‍‌ ​ ​‍ ‍‌ ​ ‌‍​‌‌‍ ‍‌‍‍‌‌ ‌​‌ ‍‌​‍ ‍‌ ​ ‌ ‌​‌ ‌‌‌‍‌​‌‍‍‌‌‍ ​‍‌‍‌‍‍‌‌‍‌​​ ‌​ ​‌​ ‍‌​ ‌‌​ ‌‌​ ‌‍​ ‌‍‌‍​‍​ ‌​​‍ ‌​ ‌​‌‍​‍​ ​​‌‍‌‌​‍ ‌​ ‌​​ ​ ​ ​‌‌‍‌‌​‍ ‌‌‍​‍‌‍​‍‌‍‌‌‌‍‌‍​‍ ‌‌‍​‌​ ​‍​ ‍‌​ ‍‌‌‍​‌​ ‍‌​ ​‍​ ​ ​ ​​‌‍​‌​ ​ ​ ‌ ​‍‌‍‌ ‌​‌ ‍‌‌ ​​‌‍‌‌​ ‌‌‍​ ‌‍ ‌‍​‌‌‍​ ‌‍‍​​‍‌‍‌ ​​‌‍​‌‌ ‌​‌‍‍​​ ‌‌ ​‍‌‍‍‌‌‍​ ‌‍‍​‌‌‌​‌‍‌‌‌ ‍​‌ ‌​​‍‌‌​ ‌‌‌​​‍‌‌ ‌‍‍ ‌‍‌‌‌ ‍‌​‍‌‌​ ​ ‌​‌​​‍‌‌​ ​ ‌​‌​​‍‌‌​ ​‍​ ​‍​ ​ ‌‌‌ ‌‌‌​‌‍ ​‌‍​ ‌‌‍‍‌ ​​‌​‍​​‍‌‌​ ​‍​ ​‍​‍‌‌​ ‌‌‌​‌​​‍ ‍‌‍​ ‌‍‍​‌‍‍‌‌‍ ​‌‍‌​‌ ​‍‌‍‌‌‌‍ ‍​‍‌‌​ ‌‌‌​​‍‌‌ ‌‍‍ ‌‍‌‌‌ ‍‌​‍‌‌​ ​ ‌​‌​​‍‌‌​ ​ ‌​‌​​‍‌‌​ ​‍​ ​‍‌‍ ‍‌ ‌‍‌​​‍‌‌‌​‌‌​‍‌‌‍‌‌‍‌‌‌‌‌​​‍‌‌​ ​‍​ ​‍​‍‌‌​ ‌‌‌​‌​​‍ ‍‌ ‌​‌‍‌‌‌ ‍​‌ ‌​​‍‌‍‌ ​​‌‍‌‌‌ ​‍‌ ​ ‌ ​​‌‍‌‌‌‍​ ‌ ‌​‌‍‍‌‌ ‌‍‌‍‌‌​ ‌‌ ​​‌ ‌‌‌‍​‍‌‍ ​‌‍‍‌‌ ​ ‌‍‍​‌‍‌‌‌‍‌​​‍​‍‌ ‌
Most Memorable Sports Moment​​​​‌ ‍ ​‍​‍‌‍ ‌ ​‍‌‍‍‌‌‍‌ ‌‍‍‌‌‍ ‍​‍​‍​ ‍‍​‍​‍‌ ​ ‌‍​‌‌‍ ‍‌‍‍‌‌ ‌​‌ ‍‌​‍ ‍‌‍‍‌‌‍ ​‍​‍​‍ ​​‍​‍‌‍‍​‌ ​‍‌‍‌‌‌‍‌‍​‍​‍​ ‍‍​‍​‍‌‍‍​‌ ‌​‌ ‌​‌ ​​‌ ​ ​ ‍‍​‍ ​‍ ‌‍​ ‌‍‍​‌‍‌‌‌‍ ​‌ ​ ‌‍‌‌‌‍​‌‌ ​​‌‍‍‌‌‍‌‌‌ ​‍‌ ​ ​‍ ‍‌ ​ ‌‍​‌‌‍ ‍‌‍‍‌‌ ‌​‌ ‍‌​‍ ‍‌ ​ ‌ ‌​‌ ‌‌‌‍‌​‌‍‍‌‌‍ ​‍ ‌‍‍‌‌‍ ‍‌ ‌​‌‍‌‌‌‍ ‍‌ ‌​​‍ ‌‍‌‌‌‍‌​‌‍‍‌‌ ‌​​‍ ‌‍ ‌‌‍ ‌‍‌​‌‍‌‌​ ‌‌ ​​‌ ​‍‌‍‌‌‌ ​ ‌‍‌‌‌‍ ‍‌ ‌​‌‍​‌‌ ‌​‌‍‍‌‌‍ ‌‍ ‍​ ‍ ‌‍‍‌‌‍‌​​ ‌​ ​‌​ ‍‌​ ‌‌​ ‌‌​ ‌‍​ ‌‍‌‍​‍​ ‌​​‍ ‌​ ‌​‌‍​‍​ ​​‌‍‌‌​‍ ‌​ ‌​​ ​ ​ ​‌‌‍‌‌​‍ ‌‌‍​‍‌‍​‍‌‍‌‌‌‍‌‍​‍ ‌‌‍​‌​ ​‍​ ‍‌​ ‍‌‌‍​‌​ ‍‌​ ​‍​ ​ ​ ​​‌‍​‌​ ​ ​ ‌ ​ ‍ ‌ ‌​‌ ‍‌‌ ​​‌‍‌‌​ ‌‌‍​ ‌‍ ‌‍​‌‌‍​ ‌‍‍​​ ‍ ‌ ​​‌‍​‌‌ ‌​‌‍‍​​ ‌‌ ​‍‌‍‍‌‌‍​ ‌‍‍​‌‌‌​‌‍‌‌‌ ‍​‌ ‌​​‍‌‌​ ‌‌‌​​‍‌‌ ‌‍‍ ‌‍‌‌‌ ‍‌​‍‌‌​ ​ ‌​‌​​‍‌‌​ ​ ‌​‌​​‍‌‌​ ​‍​ ​‍‌‌‌​‌‍‍‍​ ‍‌‌‌​​‌​ ‌​ ‌‌‍ ‍‌ ‍​​‍‌‌​ ​‍​ ​‍​‍‌‌​ ‌‌‌​‌​​‍ ‍‌‍​ ‌‍‍​‌‍‍‌‌‍ ​‌‍‌​‌ ​‍‌‍‌‌‌‍ ‍​‍‌‌​ ‌‌‌​​‍‌‌ ‌‍‍ ‌‍‌‌‌ ‍‌​‍‌‌​ ​ ‌​‌​​‍‌‌​ ​ ‌​‌​​‍‌‌​ ​‍​ ​‍‌ ‍‌‌​‌‍‌​‍‍‌‍‍‌​ ‌‍‌‌‌​‌‍‍ ‌​​ ​‍‌‌​ ​‍​ ​‍​‍‌‌​ ‌‌‌​‌​​‍ ‍‌ ‌​‌‍‌‌‌ ‍​‌ ‌​​ ‌‍​‍‌‍​‌‌ ​ ‌‍‌‌‌‌‌‌‌ ​‍‌‍ ​​ ‌‌‍‍​‌ ‌​‌ ‌​‌ ​​‌ ​ ​‍‌‌​ ​ ‌​​‌​‍‌‌​ ​‍‌​‌‍​‍‌‌​ ​‍‌​‌‍‌‍​ ‌‍‍​‌‍‌‌‌‍ ​‌ ​ ‌‍‌‌‌‍​‌‌ ​​‌‍‍‌‌‍‌‌‌ ​‍‌ ​ ​‍ ‍‌ ​ ‌‍​‌‌‍ ‍‌‍‍‌‌ ‌​‌ ‍‌​‍ ‍‌ ​ ‌ ‌​‌ ‌‌‌‍‌​‌‍‍‌‌‍ ​‍‌‍‌‍‍‌‌‍‌​​ ‌​ ​‌​ ‍‌​ ‌‌​ ‌‌​ ‌‍​ ‌‍‌‍​‍​ ‌​​‍ ‌​ ‌​‌‍​‍​ ​​‌‍‌‌​‍ ‌​ ‌​​ ​ ​ ​‌‌‍‌‌​‍ ‌‌‍​‍‌‍​‍‌‍‌‌‌‍‌‍​‍ ‌‌‍​‌​ ​‍​ ‍‌​ ‍‌‌‍​‌​ ‍‌​ ​‍​ ​ ​ ​​‌‍​‌​ ​ ​ ‌ ​‍‌‍‌ ‌​‌ ‍‌‌ ​​‌‍‌‌​ ‌‌‍​ ‌‍ ‌‍​‌‌‍​ ‌‍‍​​‍‌‍‌ ​​‌‍​‌‌ ‌​‌‍‍​​ ‌‌ ​‍‌‍‍‌‌‍​ ‌‍‍​‌‌‌​‌‍‌‌‌ ‍​‌ ‌​​‍‌‌​ ‌‌‌​​‍‌‌ ‌‍‍ ‌‍‌‌‌ ‍‌​‍‌‌​ ​ ‌​‌​​‍‌‌​ ​ ‌​‌​​‍‌‌​ ​‍​ ​‍‌‌‌​‌‍‍‍​ ‍‌‌‌​​‌​ ‌​ ‌‌‍ ‍‌ ‍​​‍‌‌​ ​‍​ ​‍​‍‌‌​ ‌‌‌​‌​​‍ ‍‌‍​ ‌‍‍​‌‍‍‌‌‍ ​‌‍‌​‌ ​‍‌‍‌‌‌‍ ‍​‍‌‌​ ‌‌‌​​‍‌‌ ‌‍‍ ‌‍‌‌‌ ‍‌​‍‌‌​ ​ ‌​‌​​‍‌‌​ ​ ‌​‌​​‍‌‌​ ​‍​ ​‍‌ ‍‌‌​‌‍‌​‍‍‌‍‍‌​ ‌‍‌‌‌​‌‍‍ ‌​​ ​‍‌‌​ ​‍​ ​‍​‍‌‌​ ‌‌‌​‌​​‍ ‍‌ ‌​‌‍‌‌‌ ‍​‌ ‌​​‍‌‍‌ ​​‌‍‌‌‌ ​‍‌ ​ ‌ ​​‌‍‌‌‌‍​ ‌ ‌​‌‍‍‌‌ ‌‍‌‍‌‌​ ‌‌ ​​‌ ‌‌‌‍​‍‌‍ ​‌‍‍‌‌ ​ ‌‍‍​‌‍‌‌‌‍‌​​‍​‍‌ ‌